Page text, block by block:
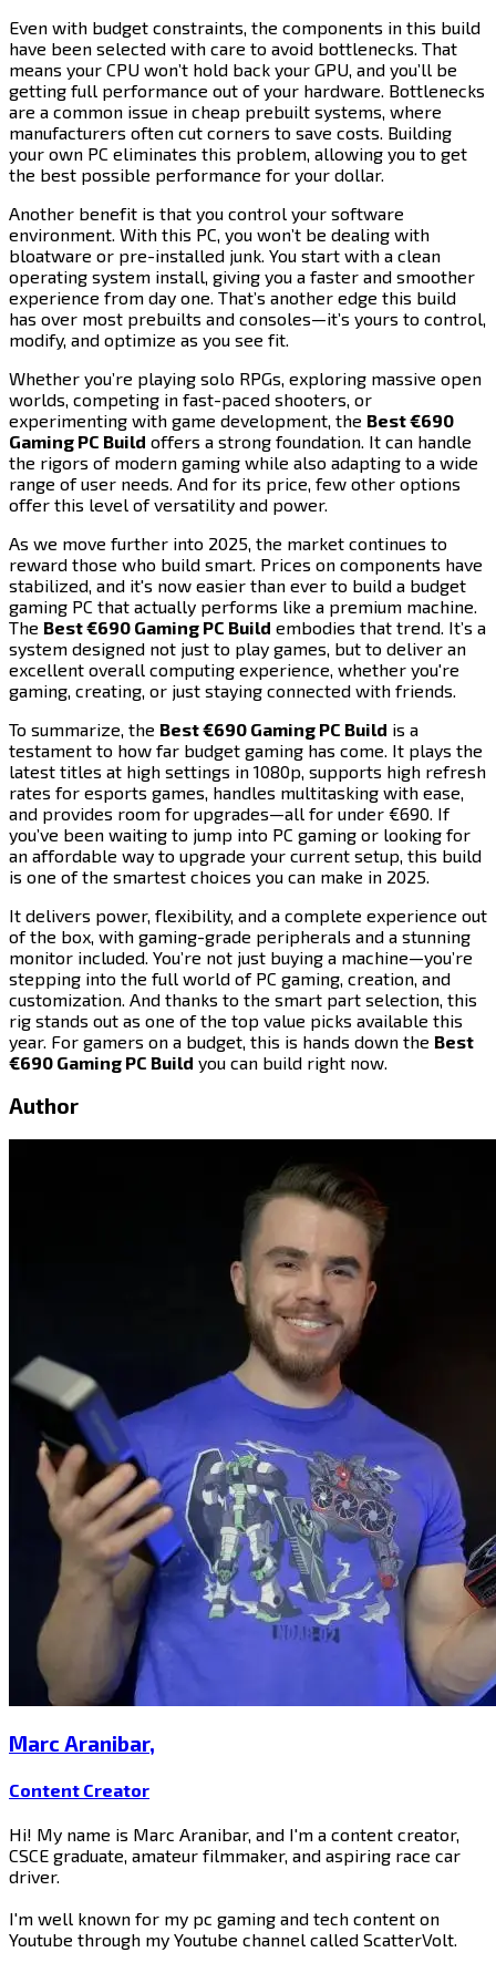
Even with budget constraints, the components in this build
have been selected with care to avoid bottlenecks. That
means your CPU won’t hold back your GPU, and you’ll be
getting full performance out of your hardware. Bottlenecks
are a common issue in cheap prebuilt systems, where
manufacturers often cut corners to save costs. Building
your own PC eliminates this problem, allowing you to get
the best possible performance for your dollar.​​​​‌ ‍ ​‍​‍‌‍ ‌ ​‍‌‍‍‌‌‍‌ ‌‍‍‌‌‍ ‍​‍​‍​ ‍‍​‍​‍‌ ​ ‌‍​‌‌‍ ‍‌‍‍‌‌ ‌​‌ ‍‌​‍ ‍‌‍‍‌‌‍ ​‍​‍​‍ ​​‍​‍‌‍‍​‌ ​‍‌‍‌‌‌‍‌‍​‍​‍​ ‍‍​‍​‍​‍ ‌‍​‌‌‍‌​‌‍ ‌‌‍‍‌‌‍ ‍​‍ ‌‍‍‌‌‍ ‍‌ ‌​‌‍‌‌‌‍ ‍‌ ‌​​‍ ‌‍‌‌‌‍‌​‌‍‍‌‌ ‌​​‍ ‌‍ ‌‌‍ ‌‍‌​‌‍‌‌​ ‌‌ ​​‌ ​‍‌‍‌‌‌ ​ ‌‍‌‌‌‍ ‍‌ ‌​‌‍​‌‌ ‌​‌‍‍‌‌‍ ‌‍ ‍​ ‍ ‌‍‍‌‌‍‌​​ ‌​ ‌​​ ‌ ​ ‌ ‌‍​‌​ ​‌​ ‌‍​ ‌​​ ​ ​‍ ‌​ ‍‌​ ​‍‌‍​‍‌‍‌​​‍ ‌​ ‌​​ ‌‍​ ​​​ ​ ​‍ ‌‌‍​‍​ ‍​​ ​‌​ ‌‍​‍ ‌​ ​‌​ ​‌​ ‌‍‌‍‌​​ ‌‌‌‍‌‍‌‍​ ​ ​‍​ ​ ‌‍‌‍​ ‍​​ ‍‌​ ‍ ‌ ‌​‌ ‍‌‌ ​​‌‍‌‌​ ‌‌‍​‍‌ ‌‌‌‍‍‌‌‍ ​‌‍‌​​ ‍ ‌ ​​‌‍​‌‌ ‌​‌‍‍​​ ‌‌‍‍‌​ ​‌​ ‍​‌‍ ‍‌‌ ‌‍ ​‌‍ ‌‍ ‍‌‍‌ ‌‌ ‌‍‌​‌‍‌‌‌ ​ ‌‍​ ​‍‌‌​ ‌‌‌​​‍‌‌ ‌‍‍ ‌‍‌‌‌ ‍‌​‍‌‌​ ​ ‌​‌​​‍‌‌​ ​ ‌​‌​​‍‌‌​ ​‍​ ​‍‌‍ ‍‌‍ ​​‍‌‌​ ​‍​ ​‍​‍‌‌​ ‌‌‌​‌​​‍ ‍‌ ‌‍‌‍​‌‌‍ ​‌ ‌‌‌‍‌‌​‍‌‌​ ‌‌‌​​‍‌‌ ‌‍‍ ‌‍‌‌‌ ‍‌​‍‌‌​ ​ ‌​‌​​‍‌‌​ ​ ‌​‌​​‍‌‌​ ​‍​ ​‍​ ‍​​ ‌‌‌‍​‌‌‍​ ‌‍‌‍‌‍​‍‌‍​ ​ ‍‌​ ​‌​ ‌‍‌‍​‌‌‍​‌​‍‌‌​ ​‍​ ​‍​‍‌‌​ ‌‌‌​‌​​‍ ‍‌‍​ ‌‍‍​‌‍‍‌‌‍ ​‌‍‌​‌ ​‍‌‍‌‌‌‍ ‍​‍‌‌​ ‌‌‌​​‍‌‌ ‌‍‍ ‌‍‌‌‌ ‍‌​‍‌‌​ ​ ‌​‌​​‍‌‌​ ​ ‌​‌​​‍‌‌​ ​‍​ ​‍‌‍‌‌​ ​​​ ​ ‌‍‌‌​ ​‌​ ‌​​ ​​‌‍​ ​ ‌‍​ ‌‌‌‍‌‍​ ‍‌​‍‌‌​ ​‍​ ​‍​‍‌‌​ ‌‌‌​‌​​‍ ‍‌ ‌​‌‍‌‌‌ ‍​‌ ‌​​ ‌‍​‍‌‍​‌‌ ​ ‌‍‌‌‌‌‌‌‌ ​‍‌‍ ​​ ‌​‍‌‌​ ​‍‌​‌‍‌‍​‌‌‍‌​‌‍ ‌‌‍‍‌‌‍ ‍​‍‌‍‌‍‍‌‌‍‌​​ ‌​ ‌​​ ‌ ​ ‌ ‌‍​‌​ ​‌​ ‌‍​ ‌​​ ​ ​‍ ‌​ ‍‌​ ​‍‌‍​‍‌‍‌​​‍ ‌​ ‌​​ ‌‍​ ​​​ ​ ​‍ ‌‌‍​‍​ ‍​​ ​‌​ ‌‍​‍ ‌​ ​‌​ ​‌​ ‌‍‌‍‌​​ ‌‌‌‍‌‍‌‍​ ​ ​‍​ ​ ‌‍‌‍​ ‍​​ ‍‌​‍‌‍‌ ‌​‌ ‍‌‌ ​​‌‍‌‌​ ‌‌‍​‍‌ ‌‌‌‍‍‌‌‍ ​‌‍‌​​‍‌‍‌ ​​‌‍​‌‌ ‌​‌‍‍​​ ‌‌‍‍‌​ ​‌​ ‍​‌‍ ‍‌‌ ‌‍ ​‌‍ ‌‍ ‍‌‍‌ ‌‌ ‌‍‌​‌‍‌‌‌ ​ ‌‍​ ​‍‌‌​ ‌‌‌​​‍‌‌ ‌‍‍ ‌‍‌‌‌ ‍‌​‍‌‌​ ​ ‌​‌​​‍‌‌​ ​ ‌​‌​​‍‌‌​ ​‍​ ​‍‌‍ ‍‌‍ ​​‍‌‌​ ​‍​ ​‍​‍‌‌​ ‌‌‌​‌​​‍ ‍‌ ‌‍‌‍​‌‌‍ ​‌ ‌‌‌‍‌‌​‍‌‌​ ‌‌‌​​‍‌‌ ‌‍‍ ‌‍‌‌‌ ‍‌​‍‌‌​ ​ ‌​‌​​‍‌‌​ ​ ‌​‌​​‍‌‌​ ​‍​ ​‍​ ‍​​ ‌‌‌‍​‌‌‍​ ‌‍‌‍‌‍​‍‌‍​ ​ ‍‌​ ​‌​ ‌‍‌‍​‌‌‍​‌​‍‌‌​ ​‍​ ​‍​‍‌‌​ ‌‌‌​‌​​‍ ‍‌‍​ ‌‍‍​‌‍‍‌‌‍ ​‌‍‌​‌ ​‍‌‍‌‌‌‍ ‍​‍‌‌​ ‌‌‌​​‍‌‌ ‌‍‍ ‌‍‌‌‌ ‍‌​‍‌‌​ ​ ‌​‌​​‍‌‌​ ​ ‌​‌​​‍‌‌​ ​‍​ ​‍‌‍‌‌​ ​​​ ​ ‌‍‌‌​ ​‌​ ‌​​ ​​‌‍​ ​ ‌‍​ ‌‌‌‍‌‍​ ‍‌​‍‌‌​ ​‍​ ​‍​‍‌‌​ ‌‌‌​‌​​‍ ‍‌ ‌​‌‍‌‌‌ ‍​‌ ‌​​‍‌‍‌ ​​‌‍‌‌‌ ​‍‌ ​ ‌ ​​‌‍‌‌‌‍​ ‌ ‌​‌‍‍‌‌ ‌‍‌‍‌‌​ ‌‌ ​​‌ ‌‌‌‍​‍‌‍ ​‌‍‍‌‌ ​ ‌‍‍​‌‍‌‌‌‍‌​​‍​‍‌ ‌
Another benefit is that you control your software
environment. With this PC, you won’t be dealing with
bloatware or pre-installed junk. You start with a clean
operating system install, giving you a faster and smoother
experience from day one. That’s another edge this build
has over most prebuilts and consoles—it’s yours to control,
modify, and optimize as you see fit.​​​​‌ ‍ ​‍​‍‌‍ ‌ ​‍‌‍‍‌‌‍‌ ‌‍‍‌‌‍ ‍​‍​‍​ ‍‍​‍​‍‌ ​ ‌‍​‌‌‍ ‍‌‍‍‌‌ ‌​‌ ‍‌​‍ ‍‌‍‍‌‌‍ ​‍​‍​‍ ​​‍​‍‌‍‍​‌ ​‍‌‍‌‌‌‍‌‍​‍​‍​ ‍‍​‍​‍​‍ ‌‍​‌‌‍‌​‌‍ ‌‌‍‍‌‌‍ ‍​‍ ‌‍‍‌‌‍ ‍‌ ‌​‌‍‌‌‌‍ ‍‌ ‌​​‍ ‌‍‌‌‌‍‌​‌‍‍‌‌ ‌​​‍ ‌‍ ‌‌‍ ‌‍‌​‌‍‌‌​ ‌‌ ​​‌ ​‍‌‍‌‌‌ ​ ‌‍‌‌‌‍ ‍‌ ‌​‌‍​‌‌ ‌​‌‍‍‌‌‍ ‌‍ ‍​ ‍ ‌‍‍‌‌‍‌​​ ‌​ ‌​​ ‌ ​ ‌ ‌‍​‌​ ​‌​ ‌‍​ ‌​​ ​ ​‍ ‌​ ‍‌​ ​‍‌‍​‍‌‍‌​​‍ ‌​ ‌​​ ‌‍​ ​​​ ​ ​‍ ‌‌‍​‍​ ‍​​ ​‌​ ‌‍​‍ ‌​ ​‌​ ​‌​ ‌‍‌‍‌​​ ‌‌‌‍‌‍‌‍​ ​ ​‍​ ​ ‌‍‌‍​ ‍​​ ‍‌​ ‍ ‌ ‌​‌ ‍‌‌ ​​‌‍‌‌​ ‌‌‍​‍‌ ‌‌‌‍‍‌‌‍ ​‌‍‌​​ ‍ ‌ ​​‌‍​‌‌ ‌​‌‍‍​​ ‌‌‍‍‌​ ​‌​ ‍​‌‍ ‍‌‌ ‌‍ ​‌‍ ‌‍ ‍‌‍‌ ‌‌ ‌‍‌​‌‍‌‌‌ ​ ‌‍​ ​‍‌‌​ ‌‌‌​​‍‌‌ ‌‍‍ ‌‍‌‌‌ ‍‌​‍‌‌​ ​ ‌​‌​​‍‌‌​ ​ ‌​‌​​‍‌‌​ ​‍​ ​‍‌‍ ‍‌‍ ​​‍‌‌​ ​‍​ ​‍​‍‌‌​ ‌‌‌​‌​​‍ ‍‌ ‌‍‌‍​‌‌‍ ​‌ ‌‌‌‍‌‌​‍‌‌​ ‌‌‌​​‍‌‌ ‌‍‍ ‌‍‌‌‌ ‍‌​‍‌‌​ ​ ‌​‌​​‍‌‌​ ​ ‌​‌​​‍‌‌​ ​‍​ ​‍​ ‌‍​ ​​‌‍‌‌​ ​‍​ ‌​‌‍​‍​ ​‌‌‍‌‍​ ‍​​ ‌‍​ ​‌​ ​ ​‍‌‌​ ​‍​ ​‍​‍‌‌​ ‌‌‌​‌​​‍ ‍‌‍​ ‌‍‍​‌‍‍‌‌‍ ​‌‍‌​‌ ​‍‌‍‌‌‌‍ ‍​‍‌‌​ ‌‌‌​​‍‌‌ ‌‍‍ ‌‍‌‌‌ ‍‌​‍‌‌​ ​ ‌​‌​​‍‌‌​ ​ ‌​‌​​‍‌‌​ ​‍​ ​‍​ ‍‌​ ‌‍‌‍‌‌​ ‌‍​ ​‌​ ‍‌​ ​​‌‍​‍​ ‌​‌‍‌‌​ ​ ‌‍‌​​‍‌‌​ ​‍​ ​‍​‍‌‌​ ‌‌‌​‌​​‍ ‍‌ ‌​‌‍‌‌‌ ‍​‌ ‌​​ ‌‍​‍‌‍​‌‌ ​ ‌‍‌‌‌‌‌‌‌ ​‍‌‍ ​​ ‌​‍‌‌​ ​‍‌​‌‍‌‍​‌‌‍‌​‌‍ ‌‌‍‍‌‌‍ ‍​‍‌‍‌‍‍‌‌‍‌​​ ‌​ ‌​​ ‌ ​ ‌ ‌‍​‌​ ​‌​ ‌‍​ ‌​​ ​ ​‍ ‌​ ‍‌​ ​‍‌‍​‍‌‍‌​​‍ ‌​ ‌​​ ‌‍​ ​​​ ​ ​‍ ‌‌‍​‍​ ‍​​ ​‌​ ‌‍​‍ ‌​ ​‌​ ​‌​ ‌‍‌‍‌​​ ‌‌‌‍‌‍‌‍​ ​ ​‍​ ​ ‌‍‌‍​ ‍​​ ‍‌​‍‌‍‌ ‌​‌ ‍‌‌ ​​‌‍‌‌​ ‌‌‍​‍‌ ‌‌‌‍‍‌‌‍ ​‌‍‌​​‍‌‍‌ ​​‌‍​‌‌ ‌​‌‍‍​​ ‌‌‍‍‌​ ​‌​ ‍​‌‍ ‍‌‌ ‌‍ ​‌‍ ‌‍ ‍‌‍‌ ‌‌ ‌‍‌​‌‍‌‌‌ ​ ‌‍​ ​‍‌‌​ ‌‌‌​​‍‌‌ ‌‍‍ ‌‍‌‌‌ ‍‌​‍‌‌​ ​ ‌​‌​​‍‌‌​ ​ ‌​‌​​‍‌‌​ ​‍​ ​‍‌‍ ‍‌‍ ​​‍‌‌​ ​‍​ ​‍​‍‌‌​ ‌‌‌​‌​​‍ ‍‌ ‌‍‌‍​‌‌‍ ​‌ ‌‌‌‍‌‌​‍‌‌​ ‌‌‌​​‍‌‌ ‌‍‍ ‌‍‌‌‌ ‍‌​‍‌‌​ ​ ‌​‌​​‍‌‌​ ​ ‌​‌​​‍‌‌​ ​‍​ ​‍​ ‌‍​ ​​‌‍‌‌​ ​‍​ ‌​‌‍​‍​ ​‌‌‍‌‍​ ‍​​ ‌‍​ ​‌​ ​ ​‍‌‌​ ​‍​ ​‍​‍‌‌​ ‌‌‌​‌​​‍ ‍‌‍​ ‌‍‍​‌‍‍‌‌‍ ​‌‍‌​‌ ​‍‌‍‌‌‌‍ ‍​‍‌‌​ ‌‌‌​​‍‌‌ ‌‍‍ ‌‍‌‌‌ ‍‌​‍‌‌​ ​ ‌​‌​​‍‌‌​ ​ ‌​‌​​‍‌‌​ ​‍​ ​‍​ ‍‌​ ‌‍‌‍‌‌​ ‌‍​ ​‌​ ‍‌​ ​​‌‍​‍​ ‌​‌‍‌‌​ ​ ‌‍‌​​‍‌‌​ ​‍​ ​‍​‍‌‌​ ‌‌‌​‌​​‍ ‍‌ ‌​‌‍‌‌‌ ‍​‌ ‌​​‍‌‍‌ ​​‌‍‌‌‌ ​‍‌ ​ ‌ ​​‌‍‌‌‌‍​ ‌ ‌​‌‍‍‌‌ ‌‍‌‍‌‌​ ‌‌ ​​‌ ‌‌‌‍​‍‌‍ ​‌‍‍‌‌ ​ ‌‍‍​‌‍‌‌‌‍‌​​‍​‍‌ ‌
Whether you’re playing solo RPGs, exploring massive open
worlds, competing in fast-paced shooters, or
experimenting with game development, the ​​​​‌ ‍ ​‍​‍‌‍ ‌ ​‍‌‍‍‌‌‍‌ ‌‍‍‌‌‍ ‍​‍​‍​ ‍‍​‍​‍‌ ​ ‌‍​‌‌‍ ‍‌‍‍‌‌ ‌​‌ ‍‌​‍ ‍‌‍‍‌‌‍ ​‍​‍​‍ ​​‍​‍‌‍‍​‌ ​‍‌‍‌‌‌‍‌‍​‍​‍​ ‍‍​‍​‍​‍ ‌‍​‌‌‍‌​‌‍ ‌‌‍‍‌‌‍ ‍​‍ ‌‍‍‌‌‍ ‍‌ ‌​‌‍‌‌‌‍ ‍‌ ‌​​‍ ‌‍‌‌‌‍‌​‌‍‍‌‌ ‌​​‍ ‌‍ ‌‌‍ ‌‍‌​‌‍‌‌​ ‌‌ ​​‌ ​‍‌‍‌‌‌ ​ ‌‍‌‌‌‍ ‍‌ ‌​‌‍​‌‌ ‌​‌‍‍‌‌‍ ‌‍ ‍​ ‍ ‌‍‍‌‌‍‌​​ ‌​ ‌​​ ‌ ​ ‌ ‌‍​‌​ ​‌​ ‌‍​ ‌​​ ​ ​‍ ‌​ ‍‌​ ​‍‌‍​‍‌‍‌​​‍ ‌​ ‌​​ ‌‍​ ​​​ ​ ​‍ ‌‌‍​‍​ ‍​​ ​‌​ ‌‍​‍ ‌​ ​‌​ ​‌​ ‌‍‌‍‌​​ ‌‌‌‍‌‍‌‍​ ​ ​‍​ ​ ‌‍‌‍​ ‍​​ ‍‌​ ‍ ‌ ‌​‌ ‍‌‌ ​​‌‍‌‌​ ‌‌‍​‍‌ ‌‌‌‍‍‌‌‍ ​‌‍‌​​ ‍ ‌ ​​‌‍​‌‌ ‌​‌‍‍​​ ‌‌‍‍‌​ ​‌​ ‍​‌‍ ‍‌‌ ‌‍ ​‌‍ ‌‍ ‍‌‍‌ ‌‌ ‌‍‌​‌‍‌‌‌ ​ ‌‍​ ​‍‌‌​ ‌‌‌​​‍‌‌ ‌‍‍ ‌‍‌‌‌ ‍‌​‍‌‌​ ​ ‌​‌​​‍‌‌​ ​ ‌​‌​​‍‌‌​ ​‍​ ​‍‌‍ ‍‌‍ ​​‍‌‌​ ​‍​ ​‍​‍‌‌​ ‌‌‌​‌​​‍ ‍‌ ‌‍‌‍​‌‌‍ ​‌ ‌‌‌‍‌‌​‍‌‌​ ‌‌‌​​‍‌‌ ‌‍‍ ‌‍‌‌‌ ‍‌​‍‌‌​ ​ ‌​‌​​‍‌‌​ ​ ‌​‌​​‍‌‌​ ​‍​ ​‍​ ‌‌‌‍‌‌​ ‌ ​ ‌‌‌‍‌‌‌‍‌‍​ ‌‍​ ​‍‌‍​‍​ ‌​‌‍‌‌​ ‌‍​‍‌‌​ ​‍​ ​‍​‍‌‌​ ‌‌‌​‌​​‍ ‍‌‍​ ‌‍‍​‌‍‍‌‌‍ ​‌‍‌​‌ ​‍‌‍‌‌‌‍ ‍​‍‌‌​ ‌‌‌​​‍‌‌ ‌‍‍ ‌‍‌‌‌ ‍‌​‍‌‌​ ​ ‌​‌​​‍‌‌​ ​ ‌​‌​​‍‌‌​ ​‍​ ​‍‌‍​‍‌‍​‍​ ‍‌​ ​​‌‍‌​​ ​‍‌‍‌​‌‍‌‍​ ‍​‌‍‌​​ ​‌‌‍​ ​‍‌‌​ ​‍​ ​‍​‍‌‌​ ‌‌‌​‌​​‍ ‍‌ ‌​‌‍‌‌‌ ‍​‌ ‌​​ ‌‍​‍‌‍​‌‌ ​ ‌‍‌‌‌‌‌‌‌ ​‍‌‍ ​​ ‌​‍‌‌​ ​‍‌​‌‍‌‍​‌‌‍‌​‌‍ ‌‌‍‍‌‌‍ ‍​‍‌‍‌‍‍‌‌‍‌​​ ‌​ ‌​​ ‌ ​ ‌ ‌‍​‌​ ​‌​ ‌‍​ ‌​​ ​ ​‍ ‌​ ‍‌​ ​‍‌‍​‍‌‍‌​​‍ ‌​ ‌​​ ‌‍​ ​​​ ​ ​‍ ‌‌‍​‍​ ‍​​ ​‌​ ‌‍​‍ ‌​ ​‌​ ​‌​ ‌‍‌‍‌​​ ‌‌‌‍‌‍‌‍​ ​ ​‍​ ​ ‌‍‌‍​ ‍​​ ‍‌​‍‌‍‌ ‌​‌ ‍‌‌ ​​‌‍‌‌​ ‌‌‍​‍‌ ‌‌‌‍‍‌‌‍ ​‌‍‌​​‍‌‍‌ ​​‌‍​‌‌ ‌​‌‍‍​​ ‌‌‍‍‌​ ​‌​ ‍​‌‍ ‍‌‌ ‌‍ ​‌‍ ‌‍ ‍‌‍‌ ‌‌ ‌‍‌​‌‍‌‌‌ ​ ‌‍​ ​‍‌‌​ ‌‌‌​​‍‌‌ ‌‍‍ ‌‍‌‌‌ ‍‌​‍‌‌​ ​ ‌​‌​​‍‌‌​ ​ ‌​‌​​‍‌‌​ ​‍​ ​‍‌‍ ‍‌‍ ​​‍‌‌​ ​‍​ ​‍​‍‌‌​ ‌‌‌​‌​​‍ ‍‌ ‌‍‌‍​‌‌‍ ​‌ ‌‌‌‍‌‌​‍‌‌​ ‌‌‌​​‍‌‌ ‌‍‍ ‌‍‌‌‌ ‍‌​‍‌‌​ ​ ‌​‌​​‍‌‌​ ​ ‌​‌​​‍‌‌​ ​‍​ ​‍​ ‌‌‌‍‌‌​ ‌ ​ ‌‌‌‍‌‌‌‍‌‍​ ‌‍​ ​‍‌‍​‍​ ‌​‌‍‌‌​ ‌‍​‍‌‌​ ​‍​ ​‍​‍‌‌​ ‌‌‌​‌​​‍ ‍‌‍​ ‌‍‍​‌‍‍‌‌‍ ​‌‍‌​‌ ​‍‌‍‌‌‌‍ ‍​‍‌‌​ ‌‌‌​​‍‌‌ ‌‍‍ ‌‍‌‌‌ ‍‌​‍‌‌​ ​ ‌​‌​​‍‌‌​ ​ ‌​‌​​‍‌‌​ ​‍​ ​‍‌‍​‍‌‍​‍​ ‍‌​ ​​‌‍‌​​ ​‍‌‍‌​‌‍‌‍​ ‍​‌‍‌​​ ​‌‌‍​ ​‍‌‌​ ​‍​ ​‍​‍‌‌​ ‌‌‌​‌​​‍ ‍‌ ‌​‌‍‌‌‌ ‍​‌ ‌​​‍‌‍‌ ​​‌‍‌‌‌ ​‍‌ ​ ‌ ​​‌‍‌‌‌‍​ ‌ ‌​‌‍‍‌‌ ‌‍‌‍‌‌​ ‌‌ ​​‌ ‌‌‌‍​‍‌‍ ​‌‍‍‌‌ ​ ‌‍‍​‌‍‌‌‌‍‌​​‍​‍‌ ‌ Best €690
Gaming PC Build​​​​‌ ‍ ​‍​‍‌‍ ‌ ​‍‌‍‍‌‌‍‌ ‌‍‍‌‌‍ ‍​‍​‍​ ‍‍​‍​‍‌ ​ ‌‍​‌‌‍ ‍‌‍‍‌‌ ‌​‌ ‍‌​‍ ‍‌‍‍‌‌‍ ​‍​‍​‍ ​​‍​‍‌‍‍​‌ ​‍‌‍‌‌‌‍‌‍​‍​‍​ ‍‍​‍​‍​‍ ‌‍​‌‌‍‌​‌‍ ‌‌‍‍‌‌‍ ‍​‍ ‌‍‍‌‌‍ ‍‌ ‌​‌‍‌‌‌‍ ‍‌ ‌​​‍ ‌‍‌‌‌‍‌​‌‍‍‌‌ ‌​​‍ ‌‍ ‌‌‍ ‌‍‌​‌‍‌‌​ ‌‌ ​​‌ ​‍‌‍‌‌‌ ​ ‌‍‌‌‌‍ ‍‌ ‌​‌‍​‌‌ ‌​‌‍‍‌‌‍ ‌‍ ‍​ ‍ ‌‍‍‌‌‍‌​​ ‌​ ‌​​ ‌ ​ ‌ ‌‍​‌​ ​‌​ ‌‍​ ‌​​ ​ ​‍ ‌​ ‍‌​ ​‍‌‍​‍‌‍‌​​‍ ‌​ ‌​​ ‌‍​ ​​​ ​ ​‍ ‌‌‍​‍​ ‍​​ ​‌​ ‌‍​‍ ‌​ ​‌​ ​‌​ ‌‍‌‍‌​​ ‌‌‌‍‌‍‌‍​ ​ ​‍​ ​ ‌‍‌‍​ ‍​​ ‍‌​ ‍ ‌ ‌​‌ ‍‌‌ ​​‌‍‌‌​ ‌‌‍​‍‌ ‌‌‌‍‍‌‌‍ ​‌‍‌​​ ‍ ‌ ​​‌‍​‌‌ ‌​‌‍‍​​ ‌‌‍‍‌​ ​‌​ ‍​‌‍ ‍‌‌ ‌‍ ​‌‍ ‌‍ ‍‌‍‌ ‌‌ ‌‍‌​‌‍‌‌‌ ​ ‌‍​ ​‍‌‌​ ‌‌‌​​‍‌‌ ‌‍‍ ‌‍‌‌‌ ‍‌​‍‌‌​ ​ ‌​‌​​‍‌‌​ ​ ‌​‌​​‍‌‌​ ​‍​ ​‍‌‍ ‍‌‍ ​​‍‌‌​ ​‍​ ​‍​‍‌‌​ ‌‌‌​‌​​‍ ‍‌ ‌‍‌‍​‌‌‍ ​‌ ‌‌‌‍‌‌​‍‌‌​ ‌‌‌​​‍‌‌ ‌‍‍ ‌‍‌‌‌ ‍‌​‍‌‌​ ​ ‌​‌​​‍‌‌​ ​ ‌​‌​​‍‌‌​ ​‍​ ​‍​ ‌‌‌‍‌‌​ ‌ ​ ‌‌‌‍‌‌‌‍‌‍​ ‌‍​ ​‍‌‍​‍​ ‌​‌‍‌‌​ ‌‍​‍‌‌​ ​‍​ ​‍​‍‌‌​ ‌‌‌​‌​​‍ ‍‌‍​ ‌‍‍​‌‍‍‌‌‍ ​‌‍‌​‌ ​‍‌‍‌‌‌‍ ‍​‍‌‌​ ‌‌‌​​‍‌‌ ‌‍‍ ‌‍‌‌‌ ‍‌​‍‌‌​ ​ ‌​‌​​‍‌‌​ ​ ‌​‌​​‍‌‌​ ​‍​ ​‍‌‍‌​​ ‌‌‌‍​‍​ ‌‍​ ‌ ‌‍‌‍‌‍‌‌‌‍‌​​ ​​​ ‌​​ ‌​​ ​​​‍‌‌​ ​‍​ ​‍​‍‌‌​ ‌‌‌​‌​​‍ ‍‌ ‌​‌‍‌‌‌ ‍​‌ ‌​​ ‌‍​‍‌‍​‌‌ ​ ‌‍‌‌‌‌‌‌‌ ​‍‌‍ ​​ ‌​‍‌‌​ ​‍‌​‌‍‌‍​‌‌‍‌​‌‍ ‌‌‍‍‌‌‍ ‍​‍‌‍‌‍‍‌‌‍‌​​ ‌​ ‌​​ ‌ ​ ‌ ‌‍​‌​ ​‌​ ‌‍​ ‌​​ ​ ​‍ ‌​ ‍‌​ ​‍‌‍​‍‌‍‌​​‍ ‌​ ‌​​ ‌‍​ ​​​ ​ ​‍ ‌‌‍​‍​ ‍​​ ​‌​ ‌‍​‍ ‌​ ​‌​ ​‌​ ‌‍‌‍‌​​ ‌‌‌‍‌‍‌‍​ ​ ​‍​ ​ ‌‍‌‍​ ‍​​ ‍‌​‍‌‍‌ ‌​‌ ‍‌‌ ​​‌‍‌‌​ ‌‌‍​‍‌ ‌‌‌‍‍‌‌‍ ​‌‍‌​​‍‌‍‌ ​​‌‍​‌‌ ‌​‌‍‍​​ ‌‌‍‍‌​ ​‌​ ‍​‌‍ ‍‌‌ ‌‍ ​‌‍ ‌‍ ‍‌‍‌ ‌‌ ‌‍‌​‌‍‌‌‌ ​ ‌‍​ ​‍‌‌​ ‌‌‌​​‍‌‌ ‌‍‍ ‌‍‌‌‌ ‍‌​‍‌‌​ ​ ‌​‌​​‍‌‌​ ​ ‌​‌​​‍‌‌​ ​‍​ ​‍‌‍ ‍‌‍ ​​‍‌‌​ ​‍​ ​‍​‍‌‌​ ‌‌‌​‌​​‍ ‍‌ ‌‍‌‍​‌‌‍ ​‌ ‌‌‌‍‌‌​‍‌‌​ ‌‌‌​​‍‌‌ ‌‍‍ ‌‍‌‌‌ ‍‌​‍‌‌​ ​ ‌​‌​​‍‌‌​ ​ ‌​‌​​‍‌‌​ ​‍​ ​‍​ ‌‌‌‍‌‌​ ‌ ​ ‌‌‌‍‌‌‌‍‌‍​ ‌‍​ ​‍‌‍​‍​ ‌​‌‍‌‌​ ‌‍​‍‌‌​ ​‍​ ​‍​‍‌‌​ ‌‌‌​‌​​‍ ‍‌‍​ ‌‍‍​‌‍‍‌‌‍ ​‌‍‌​‌ ​‍‌‍‌‌‌‍ ‍​‍‌‌​ ‌‌‌​​‍‌‌ ‌‍‍ ‌‍‌‌‌ ‍‌​‍‌‌​ ​ ‌​‌​​‍‌‌​ ​ ‌​‌​​‍‌‌​ ​‍​ ​‍‌‍‌​​ ‌‌‌‍​‍​ ‌‍​ ‌ ‌‍‌‍‌‍‌‌‌‍‌​​ ​​​ ‌​​ ‌​​ ​​​‍‌‌​ ​‍​ ​‍​‍‌‌​ ‌‌‌​‌​​‍ ‍‌ ‌​‌‍‌‌‌ ‍​‌ ‌​​‍‌‍‌ ​​‌‍‌‌‌ ​‍‌ ​ ‌ ​​‌‍‌‌‌‍​ ‌ ‌​‌‍‍‌‌ ‌‍‌‍‌‌​ ‌‌ ​​‌ ‌‌‌‍​‍‌‍ ​‌‍‍‌‌ ​ ‌‍‍​‌‍‌‌‌‍‌​​‍​‍‌ ‌ offers a strong foundation. It can handle
the rigors of modern gaming while also adapting to a wide
range of user needs. And for its price, few other options
offer this level of versatility and power.​​​​‌ ‍ ​‍​‍‌‍ ‌ ​‍‌‍‍‌‌‍‌ ‌‍‍‌‌‍ ‍​‍​‍​ ‍‍​‍​‍‌ ​ ‌‍​‌‌‍ ‍‌‍‍‌‌ ‌​‌ ‍‌​‍ ‍‌‍‍‌‌‍ ​‍​‍​‍ ​​‍​‍‌‍‍​‌ ​‍‌‍‌‌‌‍‌‍​‍​‍​ ‍‍​‍​‍​‍ ‌‍​‌‌‍‌​‌‍ ‌‌‍‍‌‌‍ ‍​‍ ‌‍‍‌‌‍ ‍‌ ‌​‌‍‌‌‌‍ ‍‌ ‌​​‍ ‌‍‌‌‌‍‌​‌‍‍‌‌ ‌​​‍ ‌‍ ‌‌‍ ‌‍‌​‌‍‌‌​ ‌‌ ​​‌ ​‍‌‍‌‌‌ ​ ‌‍‌‌‌‍ ‍‌ ‌​‌‍​‌‌ ‌​‌‍‍‌‌‍ ‌‍ ‍​ ‍ ‌‍‍‌‌‍‌​​ ‌​ ‌​​ ‌ ​ ‌ ‌‍​‌​ ​‌​ ‌‍​ ‌​​ ​ ​‍ ‌​ ‍‌​ ​‍‌‍​‍‌‍‌​​‍ ‌​ ‌​​ ‌‍​ ​​​ ​ ​‍ ‌‌‍​‍​ ‍​​ ​‌​ ‌‍​‍ ‌​ ​‌​ ​‌​ ‌‍‌‍‌​​ ‌‌‌‍‌‍‌‍​ ​ ​‍​ ​ ‌‍‌‍​ ‍​​ ‍‌​ ‍ ‌ ‌​‌ ‍‌‌ ​​‌‍‌‌​ ‌‌‍​‍‌ ‌‌‌‍‍‌‌‍ ​‌‍‌​​ ‍ ‌ ​​‌‍​‌‌ ‌​‌‍‍​​ ‌‌‍‍‌​ ​‌​ ‍​‌‍ ‍‌‌ ‌‍ ​‌‍ ‌‍ ‍‌‍‌ ‌‌ ‌‍‌​‌‍‌‌‌ ​ ‌‍​ ​‍‌‌​ ‌‌‌​​‍‌‌ ‌‍‍ ‌‍‌‌‌ ‍‌​‍‌‌​ ​ ‌​‌​​‍‌‌​ ​ ‌​‌​​‍‌‌​ ​‍​ ​‍‌‍ ‍‌‍ ​​‍‌‌​ ​‍​ ​‍​‍‌‌​ ‌‌‌​‌​​‍ ‍‌ ‌‍‌‍​‌‌‍ ​‌ ‌‌‌‍‌‌​‍‌‌​ ‌‌‌​​‍‌‌ ‌‍‍ ‌‍‌‌‌ ‍‌​‍‌‌​ ​ ‌​‌​​‍‌‌​ ​ ‌​‌​​‍‌‌​ ​‍​ ​‍​ ‌‌‌‍‌‌​ ‌ ​ ‌‌‌‍‌‌‌‍‌‍​ ‌‍​ ​‍‌‍​‍​ ‌​‌‍‌‌​ ‌‍​‍‌‌​ ​‍​ ​‍​‍‌‌​ ‌‌‌​‌​​‍ ‍‌‍​ ‌‍‍​‌‍‍‌‌‍ ​‌‍‌​‌ ​‍‌‍‌‌‌‍ ‍​‍‌‌​ ‌‌‌​​‍‌‌ ‌‍‍ ‌‍‌‌‌ ‍‌​‍‌‌​ ​ ‌​‌​​‍‌‌​ ​ ‌​‌​​‍‌‌​ ​‍​ ​‍‌‍‌‍​ ​​​ ​​​ ​‌​ ‍​​ ‌‍‌‍​‍​ ​‍​ ‌​​ ‌​‌‍​ ​ ‌‌​‍‌‌​ ​‍​ ​‍​‍‌‌​ ‌‌‌​‌​​‍ ‍‌ ‌​‌‍‌‌‌ ‍​‌ ‌​​ ‌‍​‍‌‍​‌‌ ​ ‌‍‌‌‌‌‌‌‌ ​‍‌‍ ​​ ‌​‍‌‌​ ​‍‌​‌‍‌‍​‌‌‍‌​‌‍ ‌‌‍‍‌‌‍ ‍​‍‌‍‌‍‍‌‌‍‌​​ ‌​ ‌​​ ‌ ​ ‌ ‌‍​‌​ ​‌​ ‌‍​ ‌​​ ​ ​‍ ‌​ ‍‌​ ​‍‌‍​‍‌‍‌​​‍ ‌​ ‌​​ ‌‍​ ​​​ ​ ​‍ ‌‌‍​‍​ ‍​​ ​‌​ ‌‍​‍ ‌​ ​‌​ ​‌​ ‌‍‌‍‌​​ ‌‌‌‍‌‍‌‍​ ​ ​‍​ ​ ‌‍‌‍​ ‍​​ ‍‌​‍‌‍‌ ‌​‌ ‍‌‌ ​​‌‍‌‌​ ‌‌‍​‍‌ ‌‌‌‍‍‌‌‍ ​‌‍‌​​‍‌‍‌ ​​‌‍​‌‌ ‌​‌‍‍​​ ‌‌‍‍‌​ ​‌​ ‍​‌‍ ‍‌‌ ‌‍ ​‌‍ ‌‍ ‍‌‍‌ ‌‌ ‌‍‌​‌‍‌‌‌ ​ ‌‍​ ​‍‌‌​ ‌‌‌​​‍‌‌ ‌‍‍ ‌‍‌‌‌ ‍‌​‍‌‌​ ​ ‌​‌​​‍‌‌​ ​ ‌​‌​​‍‌‌​ ​‍​ ​‍‌‍ ‍‌‍ ​​‍‌‌​ ​‍​ ​‍​‍‌‌​ ‌‌‌​‌​​‍ ‍‌ ‌‍‌‍​‌‌‍ ​‌ ‌‌‌‍‌‌​‍‌‌​ ‌‌‌​​‍‌‌ ‌‍‍ ‌‍‌‌‌ ‍‌​‍‌‌​ ​ ‌​‌​​‍‌‌​ ​ ‌​‌​​‍‌‌​ ​‍​ ​‍​ ‌‌‌‍‌‌​ ‌ ​ ‌‌‌‍‌‌‌‍‌‍​ ‌‍​ ​‍‌‍​‍​ ‌​‌‍‌‌​ ‌‍​‍‌‌​ ​‍​ ​‍​‍‌‌​ ‌‌‌​‌​​‍ ‍‌‍​ ‌‍‍​‌‍‍‌‌‍ ​‌‍‌​‌ ​‍‌‍‌‌‌‍ ‍​‍‌‌​ ‌‌‌​​‍‌‌ ‌‍‍ ‌‍‌‌‌ ‍‌​‍‌‌​ ​ ‌​‌​​‍‌‌​ ​ ‌​‌​​‍‌‌​ ​‍​ ​‍‌‍‌‍​ ​​​ ​​​ ​‌​ ‍​​ ‌‍‌‍​‍​ ​‍​ ‌​​ ‌​‌‍​ ​ ‌‌​‍‌‌​ ​‍​ ​‍​‍‌‌​ ‌‌‌​‌​​‍ ‍‌ ‌​‌‍‌‌‌ ‍​‌ ‌​​‍‌‍‌ ​​‌‍‌‌‌ ​‍‌ ​ ‌ ​​‌‍‌‌‌‍​ ‌ ‌​‌‍‍‌‌ ‌‍‌‍‌‌​ ‌‌ ​​‌ ‌‌‌‍​‍‌‍ ​‌‍‍‌‌ ​ ‌‍‍​‌‍‌‌‌‍‌​​‍​‍‌ ‌
As we move further into 2025, the market continues to
reward those who build smart. Prices on components have
stabilized, and it's now easier than ever to build a budget
gaming PC that actually performs like a premium machine.
The ​​​​‌ ‍ ​‍​‍‌‍ ‌ ​‍‌‍‍‌‌‍‌ ‌‍‍‌‌‍ ‍​‍​‍​ ‍‍​‍​‍‌ ​ ‌‍​‌‌‍ ‍‌‍‍‌‌ ‌​‌ ‍‌​‍ ‍‌‍‍‌‌‍ ​‍​‍​‍ ​​‍​‍‌‍‍​‌ ​‍‌‍‌‌‌‍‌‍​‍​‍​ ‍‍​‍​‍​‍ ‌‍​‌‌‍‌​‌‍ ‌‌‍‍‌‌‍ ‍​‍ ‌‍‍‌‌‍ ‍‌ ‌​‌‍‌‌‌‍ ‍‌ ‌​​‍ ‌‍‌‌‌‍‌​‌‍‍‌‌ ‌​​‍ ‌‍ ‌‌‍ ‌‍‌​‌‍‌‌​ ‌‌ ​​‌ ​‍‌‍‌‌‌ ​ ‌‍‌‌‌‍ ‍‌ ‌​‌‍​‌‌ ‌​‌‍‍‌‌‍ ‌‍ ‍​ ‍ ‌‍‍‌‌‍‌​​ ‌​ ‌​​ ‌ ​ ‌ ‌‍​‌​ ​‌​ ‌‍​ ‌​​ ​ ​‍ ‌​ ‍‌​ ​‍‌‍​‍‌‍‌​​‍ ‌​ ‌​​ ‌‍​ ​​​ ​ ​‍ ‌‌‍​‍​ ‍​​ ​‌​ ‌‍​‍ ‌​ ​‌​ ​‌​ ‌‍‌‍‌​​ ‌‌‌‍‌‍‌‍​ ​ ​‍​ ​ ‌‍‌‍​ ‍​​ ‍‌​ ‍ ‌ ‌​‌ ‍‌‌ ​​‌‍‌‌​ ‌‌‍​‍‌ ‌‌‌‍‍‌‌‍ ​‌‍‌​​ ‍ ‌ ​​‌‍​‌‌ ‌​‌‍‍​​ ‌‌‍‍‌​ ​‌​ ‍​‌‍ ‍‌‌ ‌‍ ​‌‍ ‌‍ ‍‌‍‌ ‌‌ ‌‍‌​‌‍‌‌‌ ​ ‌‍​ ​‍‌‌​ ‌‌‌​​‍‌‌ ‌‍‍ ‌‍‌‌‌ ‍‌​‍‌‌​ ​ ‌​‌​​‍‌‌​ ​ ‌​‌​​‍‌‌​ ​‍​ ​‍‌‍ ‍‌‍ ​​‍‌‌​ ​‍​ ​‍​‍‌‌​ ‌‌‌​‌​​‍ ‍‌ ‌‍‌‍​‌‌‍ ​‌ ‌‌‌‍‌‌​‍‌‌​ ‌‌‌​​‍‌‌ ‌‍‍ ‌‍‌‌‌ ‍‌​‍‌‌​ ​ ‌​‌​​‍‌‌​ ​ ‌​‌​​‍‌‌​ ​‍​ ​‍‌‍​‌​ ‍‌‌‍​‍‌‍‌‌‌‍​‌​ ​​‌‍​‌‌‍​ ​ ​​​ ‌‍‌‍​‌‌‍‌​​‍‌‌​ ​‍​ ​‍​‍‌‌​ ‌‌‌​‌​​‍ ‍‌‍​ ‌‍‍​‌‍‍‌‌‍ ​‌‍‌​‌ ​‍‌‍‌‌‌‍ ‍​‍‌‌​ ‌‌‌​​‍‌‌ ‌‍‍ ‌‍‌‌‌ ‍‌​‍‌‌​ ​ ‌​‌​​‍‌‌​ ​ ‌​‌​​‍‌‌​ ​‍​ ​‍‌‍‌‌​ ‌‌‌‍‌‌​ ‍​​ ‌‌​ ‍‌​ ​ ​ ‍​‌‍‌‍​ ‌​‌‍‌‌‌‍​‍​‍‌‌​ ​‍​ ​‍​‍‌‌​ ‌‌‌​‌​​‍ ‍‌ ‌​‌‍‌‌‌ ‍​‌ ‌​​ ‌‍​‍‌‍​‌‌ ​ ‌‍‌‌‌‌‌‌‌ ​‍‌‍ ​​ ‌​‍‌‌​ ​‍‌​‌‍‌‍​‌‌‍‌​‌‍ ‌‌‍‍‌‌‍ ‍​‍‌‍‌‍‍‌‌‍‌​​ ‌​ ‌​​ ‌ ​ ‌ ‌‍​‌​ ​‌​ ‌‍​ ‌​​ ​ ​‍ ‌​ ‍‌​ ​‍‌‍​‍‌‍‌​​‍ ‌​ ‌​​ ‌‍​ ​​​ ​ ​‍ ‌‌‍​‍​ ‍​​ ​‌​ ‌‍​‍ ‌​ ​‌​ ​‌​ ‌‍‌‍‌​​ ‌‌‌‍‌‍‌‍​ ​ ​‍​ ​ ‌‍‌‍​ ‍​​ ‍‌​‍‌‍‌ ‌​‌ ‍‌‌ ​​‌‍‌‌​ ‌‌‍​‍‌ ‌‌‌‍‍‌‌‍ ​‌‍‌​​‍‌‍‌ ​​‌‍​‌‌ ‌​‌‍‍​​ ‌‌‍‍‌​ ​‌​ ‍​‌‍ ‍‌‌ ‌‍ ​‌‍ ‌‍ ‍‌‍‌ ‌‌ ‌‍‌​‌‍‌‌‌ ​ ‌‍​ ​‍‌‌​ ‌‌‌​​‍‌‌ ‌‍‍ ‌‍‌‌‌ ‍‌​‍‌‌​ ​ ‌​‌​​‍‌‌​ ​ ‌​‌​​‍‌‌​ ​‍​ ​‍‌‍ ‍‌‍ ​​‍‌‌​ ​‍​ ​‍​‍‌‌​ ‌‌‌​‌​​‍ ‍‌ ‌‍‌‍​‌‌‍ ​‌ ‌‌‌‍‌‌​‍‌‌​ ‌‌‌​​‍‌‌ ‌‍‍ ‌‍‌‌‌ ‍‌​‍‌‌​ ​ ‌​‌​​‍‌‌​ ​ ‌​‌​​‍‌‌​ ​‍​ ​‍‌‍​‌​ ‍‌‌‍​‍‌‍‌‌‌‍​‌​ ​​‌‍​‌‌‍​ ​ ​​​ ‌‍‌‍​‌‌‍‌​​‍‌‌​ ​‍​ ​‍​‍‌‌​ ‌‌‌​‌​​‍ ‍‌‍​ ‌‍‍​‌‍‍‌‌‍ ​‌‍‌​‌ ​‍‌‍‌‌‌‍ ‍​‍‌‌​ ‌‌‌​​‍‌‌ ‌‍‍ ‌‍‌‌‌ ‍‌​‍‌‌​ ​ ‌​‌​​‍‌‌​ ​ ‌​‌​​‍‌‌​ ​‍​ ​‍‌‍‌‌​ ‌‌‌‍‌‌​ ‍​​ ‌‌​ ‍‌​ ​ ​ ‍​‌‍‌‍​ ‌​‌‍‌‌‌‍​‍​‍‌‌​ ​‍​ ​‍​‍‌‌​ ‌‌‌​‌​​‍ ‍‌ ‌​‌‍‌‌‌ ‍​‌ ‌​​‍‌‍‌ ​​‌‍‌‌‌ ​‍‌ ​ ‌ ​​‌‍‌‌‌‍​ ‌ ‌​‌‍‍‌‌ ‌‍‌‍‌‌​ ‌‌ ​​‌ ‌‌‌‍​‍‌‍ ​‌‍‍‌‌ ​ ‌‍‍​‌‍‌‌‌‍‌​​‍​‍‌ ‌ Best €690 Gaming PC Build​​​​‌ ‍ ​‍​‍‌‍ ‌ ​‍‌‍‍‌‌‍‌ ‌‍‍‌‌‍ ‍​‍​‍​ ‍‍​‍​‍‌ ​ ‌‍​‌‌‍ ‍‌‍‍‌‌ ‌​‌ ‍‌​‍ ‍‌‍‍‌‌‍ ​‍​‍​‍ ​​‍​‍‌‍‍​‌ ​‍‌‍‌‌‌‍‌‍​‍​‍​ ‍‍​‍​‍​‍ ‌‍​‌‌‍‌​‌‍ ‌‌‍‍‌‌‍ ‍​‍ ‌‍‍‌‌‍ ‍‌ ‌​‌‍‌‌‌‍ ‍‌ ‌​​‍ ‌‍‌‌‌‍‌​‌‍‍‌‌ ‌​​‍ ‌‍ ‌‌‍ ‌‍‌​‌‍‌‌​ ‌‌ ​​‌ ​‍‌‍‌‌‌ ​ ‌‍‌‌‌‍ ‍‌ ‌​‌‍​‌‌ ‌​‌‍‍‌‌‍ ‌‍ ‍​ ‍ ‌‍‍‌‌‍‌​​ ‌​ ‌​​ ‌ ​ ‌ ‌‍​‌​ ​‌​ ‌‍​ ‌​​ ​ ​‍ ‌​ ‍‌​ ​‍‌‍​‍‌‍‌​​‍ ‌​ ‌​​ ‌‍​ ​​​ ​ ​‍ ‌‌‍​‍​ ‍​​ ​‌​ ‌‍​‍ ‌​ ​‌​ ​‌​ ‌‍‌‍‌​​ ‌‌‌‍‌‍‌‍​ ​ ​‍​ ​ ‌‍‌‍​ ‍​​ ‍‌​ ‍ ‌ ‌​‌ ‍‌‌ ​​‌‍‌‌​ ‌‌‍​‍‌ ‌‌‌‍‍‌‌‍ ​‌‍‌​​ ‍ ‌ ​​‌‍​‌‌ ‌​‌‍‍​​ ‌‌‍‍‌​ ​‌​ ‍​‌‍ ‍‌‌ ‌‍ ​‌‍ ‌‍ ‍‌‍‌ ‌‌ ‌‍‌​‌‍‌‌‌ ​ ‌‍​ ​‍‌‌​ ‌‌‌​​‍‌‌ ‌‍‍ ‌‍‌‌‌ ‍‌​‍‌‌​ ​ ‌​‌​​‍‌‌​ ​ ‌​‌​​‍‌‌​ ​‍​ ​‍‌‍ ‍‌‍ ​​‍‌‌​ ​‍​ ​‍​‍‌‌​ ‌‌‌​‌​​‍ ‍‌ ‌‍‌‍​‌‌‍ ​‌ ‌‌‌‍‌‌​‍‌‌​ ‌‌‌​​‍‌‌ ‌‍‍ ‌‍‌‌‌ ‍‌​‍‌‌​ ​ ‌​‌​​‍‌‌​ ​ ‌​‌​​‍‌‌​ ​‍​ ​‍‌‍​‌​ ‍‌‌‍​‍‌‍‌‌‌‍​‌​ ​​‌‍​‌‌‍​ ​ ​​​ ‌‍‌‍​‌‌‍‌​​‍‌‌​ ​‍​ ​‍​‍‌‌​ ‌‌‌​‌​​‍ ‍‌‍​ ‌‍‍​‌‍‍‌‌‍ ​‌‍‌​‌ ​‍‌‍‌‌‌‍ ‍​‍‌‌​ ‌‌‌​​‍‌‌ ‌‍‍ ‌‍‌‌‌ ‍‌​‍‌‌​ ​ ‌​‌​​‍‌‌​ ​ ‌​‌​​‍‌‌​ ​‍​ ​‍‌‍​‌​ ​‌‌‍‌‌‌‍​‍​ ​‍​ ‍‌​ ‍​‌‍‌‍‌‍​‌‌‍‌‌​ ‌ ​ ​​​‍‌‌​ ​‍​ ​‍​‍‌‌​ ‌‌‌​‌​​‍ ‍‌ ‌​‌‍‌‌‌ ‍​‌ ‌​​ ‌‍​‍‌‍​‌‌ ​ ‌‍‌‌‌‌‌‌‌ ​‍‌‍ ​​ ‌​‍‌‌​ ​‍‌​‌‍‌‍​‌‌‍‌​‌‍ ‌‌‍‍‌‌‍ ‍​‍‌‍‌‍‍‌‌‍‌​​ ‌​ ‌​​ ‌ ​ ‌ ‌‍​‌​ ​‌​ ‌‍​ ‌​​ ​ ​‍ ‌​ ‍‌​ ​‍‌‍​‍‌‍‌​​‍ ‌​ ‌​​ ‌‍​ ​​​ ​ ​‍ ‌‌‍​‍​ ‍​​ ​‌​ ‌‍​‍ ‌​ ​‌​ ​‌​ ‌‍‌‍‌​​ ‌‌‌‍‌‍‌‍​ ​ ​‍​ ​ ‌‍‌‍​ ‍​​ ‍‌​‍‌‍‌ ‌​‌ ‍‌‌ ​​‌‍‌‌​ ‌‌‍​‍‌ ‌‌‌‍‍‌‌‍ ​‌‍‌​​‍‌‍‌ ​​‌‍​‌‌ ‌​‌‍‍​​ ‌‌‍‍‌​ ​‌​ ‍​‌‍ ‍‌‌ ‌‍ ​‌‍ ‌‍ ‍‌‍‌ ‌‌ ‌‍‌​‌‍‌‌‌ ​ ‌‍​ ​‍‌‌​ ‌‌‌​​‍‌‌ ‌‍‍ ‌‍‌‌‌ ‍‌​‍‌‌​ ​ ‌​‌​​‍‌‌​ ​ ‌​‌​​‍‌‌​ ​‍​ ​‍‌‍ ‍‌‍ ​​‍‌‌​ ​‍​ ​‍​‍‌‌​ ‌‌‌​‌​​‍ ‍‌ ‌‍‌‍​‌‌‍ ​‌ ‌‌‌‍‌‌​‍‌‌​ ‌‌‌​​‍‌‌ ‌‍‍ ‌‍‌‌‌ ‍‌​‍‌‌​ ​ ‌​‌​​‍‌‌​ ​ ‌​‌​​‍‌‌​ ​‍​ ​‍‌‍​‌​ ‍‌‌‍​‍‌‍‌‌‌‍​‌​ ​​‌‍​‌‌‍​ ​ ​​​ ‌‍‌‍​‌‌‍‌​​‍‌‌​ ​‍​ ​‍​‍‌‌​ ‌‌‌​‌​​‍ ‍‌‍​ ‌‍‍​‌‍‍‌‌‍ ​‌‍‌​‌ ​‍‌‍‌‌‌‍ ‍​‍‌‌​ ‌‌‌​​‍‌‌ ‌‍‍ ‌‍‌‌‌ ‍‌​‍‌‌​ ​ ‌​‌​​‍‌‌​ ​ ‌​‌​​‍‌‌​ ​‍​ ​‍‌‍​‌​ ​‌‌‍‌‌‌‍​‍​ ​‍​ ‍‌​ ‍​‌‍‌‍‌‍​‌‌‍‌‌​ ‌ ​ ​​​‍‌‌​ ​‍​ ​‍​‍‌‌​ ‌‌‌​‌​​‍ ‍‌ ‌​‌‍‌‌‌ ‍​‌ ‌​​‍‌‍‌ ​​‌‍‌‌‌ ​‍‌ ​ ‌ ​​‌‍‌‌‌‍​ ‌ ‌​‌‍‍‌‌ ‌‍‌‍‌‌​ ‌‌ ​​‌ ‌‌‌‍​‍‌‍ ​‌‍‍‌‌ ​ ‌‍‍​‌‍‌‌‌‍‌​​‍​‍‌ ‌ embodies that trend. It’s a
system designed not just to play games, but to deliver an
excellent overall computing experience, whether you're
gaming, creating, or just staying connected with friends.​​​​‌ ‍ ​‍​‍‌‍ ‌ ​‍‌‍‍‌‌‍‌ ‌‍‍‌‌‍ ‍​‍​‍​ ‍‍​‍​‍‌ ​ ‌‍​‌‌‍ ‍‌‍‍‌‌ ‌​‌ ‍‌​‍ ‍‌‍‍‌‌‍ ​‍​‍​‍ ​​‍​‍‌‍‍​‌ ​‍‌‍‌‌‌‍‌‍​‍​‍​ ‍‍​‍​‍​‍ ‌‍​‌‌‍‌​‌‍ ‌‌‍‍‌‌‍ ‍​‍ ‌‍‍‌‌‍ ‍‌ ‌​‌‍‌‌‌‍ ‍‌ ‌​​‍ ‌‍‌‌‌‍‌​‌‍‍‌‌ ‌​​‍ ‌‍ ‌‌‍ ‌‍‌​‌‍‌‌​ ‌‌ ​​‌ ​‍‌‍‌‌‌ ​ ‌‍‌‌‌‍ ‍‌ ‌​‌‍​‌‌ ‌​‌‍‍‌‌‍ ‌‍ ‍​ ‍ ‌‍‍‌‌‍‌​​ ‌​ ‌​​ ‌ ​ ‌ ‌‍​‌​ ​‌​ ‌‍​ ‌​​ ​ ​‍ ‌​ ‍‌​ ​‍‌‍​‍‌‍‌​​‍ ‌​ ‌​​ ‌‍​ ​​​ ​ ​‍ ‌‌‍​‍​ ‍​​ ​‌​ ‌‍​‍ ‌​ ​‌​ ​‌​ ‌‍‌‍‌​​ ‌‌‌‍‌‍‌‍​ ​ ​‍​ ​ ‌‍‌‍​ ‍​​ ‍‌​ ‍ ‌ ‌​‌ ‍‌‌ ​​‌‍‌‌​ ‌‌‍​‍‌ ‌‌‌‍‍‌‌‍ ​‌‍‌​​ ‍ ‌ ​​‌‍​‌‌ ‌​‌‍‍​​ ‌‌‍‍‌​ ​‌​ ‍​‌‍ ‍‌‌ ‌‍ ​‌‍ ‌‍ ‍‌‍‌ ‌‌ ‌‍‌​‌‍‌‌‌ ​ ‌‍​ ​‍‌‌​ ‌‌‌​​‍‌‌ ‌‍‍ ‌‍‌‌‌ ‍‌​‍‌‌​ ​ ‌​‌​​‍‌‌​ ​ ‌​‌​​‍‌‌​ ​‍​ ​‍‌‍ ‍‌‍ ​​‍‌‌​ ​‍​ ​‍​‍‌‌​ ‌‌‌​‌​​‍ ‍‌ ‌‍‌‍​‌‌‍ ​‌ ‌‌‌‍‌‌​‍‌‌​ ‌‌‌​​‍‌‌ ‌‍‍ ‌‍‌‌‌ ‍‌​‍‌‌​ ​ ‌​‌​​‍‌‌​ ​ ‌​‌​​‍‌‌​ ​‍​ ​‍‌‍​‌​ ‍‌‌‍​‍‌‍‌‌‌‍​‌​ ​​‌‍​‌‌‍​ ​ ​​​ ‌‍‌‍​‌‌‍‌​​‍‌‌​ ​‍​ ​‍​‍‌‌​ ‌‌‌​‌​​‍ ‍‌‍​ ‌‍‍​‌‍‍‌‌‍ ​‌‍‌​‌ ​‍‌‍‌‌‌‍ ‍​‍‌‌​ ‌‌‌​​‍‌‌ ‌‍‍ ‌‍‌‌‌ ‍‌​‍‌‌​ ​ ‌​‌​​‍‌‌​ ​ ‌​‌​​‍‌‌​ ​‍​ ​‍‌‍​‍​ ‍‌‌‍‌‌​ ‌‍‌‍‌​‌‍‌​​ ​​​ ‍​‌‍​‌‌‍‌‌​ ​‍​ ​‌​‍‌‌​ ​‍​ ​‍​‍‌‌​ ‌‌‌​‌​​‍ ‍‌ ‌​‌‍‌‌‌ ‍​‌ ‌​​ ‌‍​‍‌‍​‌‌ ​ ‌‍‌‌‌‌‌‌‌ ​‍‌‍ ​​ ‌​‍‌‌​ ​‍‌​‌‍‌‍​‌‌‍‌​‌‍ ‌‌‍‍‌‌‍ ‍​‍‌‍‌‍‍‌‌‍‌​​ ‌​ ‌​​ ‌ ​ ‌ ‌‍​‌​ ​‌​ ‌‍​ ‌​​ ​ ​‍ ‌​ ‍‌​ ​‍‌‍​‍‌‍‌​​‍ ‌​ ‌​​ ‌‍​ ​​​ ​ ​‍ ‌‌‍​‍​ ‍​​ ​‌​ ‌‍​‍ ‌​ ​‌​ ​‌​ ‌‍‌‍‌​​ ‌‌‌‍‌‍‌‍​ ​ ​‍​ ​ ‌‍‌‍​ ‍​​ ‍‌​‍‌‍‌ ‌​‌ ‍‌‌ ​​‌‍‌‌​ ‌‌‍​‍‌ ‌‌‌‍‍‌‌‍ ​‌‍‌​​‍‌‍‌ ​​‌‍​‌‌ ‌​‌‍‍​​ ‌‌‍‍‌​ ​‌​ ‍​‌‍ ‍‌‌ ‌‍ ​‌‍ ‌‍ ‍‌‍‌ ‌‌ ‌‍‌​‌‍‌‌‌ ​ ‌‍​ ​‍‌‌​ ‌‌‌​​‍‌‌ ‌‍‍ ‌‍‌‌‌ ‍‌​‍‌‌​ ​ ‌​‌​​‍‌‌​ ​ ‌​‌​​‍‌‌​ ​‍​ ​‍‌‍ ‍‌‍ ​​‍‌‌​ ​‍​ ​‍​‍‌‌​ ‌‌‌​‌​​‍ ‍‌ ‌‍‌‍​‌‌‍ ​‌ ‌‌‌‍‌‌​‍‌‌​ ‌‌‌​​‍‌‌ ‌‍‍ ‌‍‌‌‌ ‍‌​‍‌‌​ ​ ‌​‌​​‍‌‌​ ​ ‌​‌​​‍‌‌​ ​‍​ ​‍‌‍​‌​ ‍‌‌‍​‍‌‍‌‌‌‍​‌​ ​​‌‍​‌‌‍​ ​ ​​​ ‌‍‌‍​‌‌‍‌​​‍‌‌​ ​‍​ ​‍​‍‌‌​ ‌‌‌​‌​​‍ ‍‌‍​ ‌‍‍​‌‍‍‌‌‍ ​‌‍‌​‌ ​‍‌‍‌‌‌‍ ‍​‍‌‌​ ‌‌‌​​‍‌‌ ‌‍‍ ‌‍‌‌‌ ‍‌​‍‌‌​ ​ ‌​‌​​‍‌‌​ ​ ‌​‌​​‍‌‌​ ​‍​ ​‍‌‍​‍​ ‍‌‌‍‌‌​ ‌‍‌‍‌​‌‍‌​​ ​​​ ‍​‌‍​‌‌‍‌‌​ ​‍​ ​‌​‍‌‌​ ​‍​ ​‍​‍‌‌​ ‌‌‌​‌​​‍ ‍‌ ‌​‌‍‌‌‌ ‍​‌ ‌​​‍‌‍‌ ​​‌‍‌‌‌ ​‍‌ ​ ‌ ​​‌‍‌‌‌‍​ ‌ ‌​‌‍‍‌‌ ‌‍‌‍‌‌​ ‌‌ ​​‌ ‌‌‌‍​‍‌‍ ​‌‍‍‌‌ ​ ‌‍‍​‌‍‌‌‌‍‌​​‍​‍‌ ‌
To summarize, the ​​​​‌ ‍ ​‍​‍‌‍ ‌ ​‍‌‍‍‌‌‍‌ ‌‍‍‌‌‍ ‍​‍​‍​ ‍‍​‍​‍‌ ​ ‌‍​‌‌‍ ‍‌‍‍‌‌ ‌​‌ ‍‌​‍ ‍‌‍‍‌‌‍ ​‍​‍​‍ ​​‍​‍‌‍‍​‌ ​‍‌‍‌‌‌‍‌‍​‍​‍​ ‍‍​‍​‍​‍ ‌‍​‌‌‍‌​‌‍ ‌‌‍‍‌‌‍ ‍​‍ ‌‍‍‌‌‍ ‍‌ ‌​‌‍‌‌‌‍ ‍‌ ‌​​‍ ‌‍‌‌‌‍‌​‌‍‍‌‌ ‌​​‍ ‌‍ ‌‌‍ ‌‍‌​‌‍‌‌​ ‌‌ ​​‌ ​‍‌‍‌‌‌ ​ ‌‍‌‌‌‍ ‍‌ ‌​‌‍​‌‌ ‌​‌‍‍‌‌‍ ‌‍ ‍​ ‍ ‌‍‍‌‌‍‌​​ ‌​ ‌​​ ‌ ​ ‌ ‌‍​‌​ ​‌​ ‌‍​ ‌​​ ​ ​‍ ‌​ ‍‌​ ​‍‌‍​‍‌‍‌​​‍ ‌​ ‌​​ ‌‍​ ​​​ ​ ​‍ ‌‌‍​‍​ ‍​​ ​‌​ ‌‍​‍ ‌​ ​‌​ ​‌​ ‌‍‌‍‌​​ ‌‌‌‍‌‍‌‍​ ​ ​‍​ ​ ‌‍‌‍​ ‍​​ ‍‌​ ‍ ‌ ‌​‌ ‍‌‌ ​​‌‍‌‌​ ‌‌‍​‍‌ ‌‌‌‍‍‌‌‍ ​‌‍‌​​ ‍ ‌ ​​‌‍​‌‌ ‌​‌‍‍​​ ‌‌‍‍‌​ ​‌​ ‍​‌‍ ‍‌‌ ‌‍ ​‌‍ ‌‍ ‍‌‍‌ ‌‌ ‌‍‌​‌‍‌‌‌ ​ ‌‍​ ​‍‌‌​ ‌‌‌​​‍‌‌ ‌‍‍ ‌‍‌‌‌ ‍‌​‍‌‌​ ​ ‌​‌​​‍‌‌​ ​ ‌​‌​​‍‌‌​ ​‍​ ​‍‌‍ ‍‌‍ ​​‍‌‌​ ​‍​ ​‍​‍‌‌​ ‌‌‌​‌​​‍ ‍‌ ‌‍‌‍​‌‌‍ ​‌ ‌‌‌‍‌‌​‍‌‌​ ‌‌‌​​‍‌‌ ‌‍‍ ‌‍‌‌‌ ‍‌​‍‌‌​ ​ ‌​‌​​‍‌‌​ ​ ‌​‌​​‍‌‌​ ​‍​ ​‍​ ‌‌​ ‍​‌‍‌​​ ‌ ​ ‌‍​ ​ ‌‍‌‌​ ‌ ​ ​‌​ ‍‌​ ‌‍‌‍‌‍​‍‌‌​ ​‍​ ​‍​‍‌‌​ ‌‌‌​‌​​‍ ‍‌‍​ ‌‍‍​‌‍‍‌‌‍ ​‌‍‌​‌ ​‍‌‍‌‌‌‍ ‍​‍‌‌​ ‌‌‌​​‍‌‌ ‌‍‍ ‌‍‌‌‌ ‍‌​‍‌‌​ ​ ‌​‌​​‍‌‌​ ​ ‌​‌​​‍‌‌​ ​‍​ ​‍​ ​ ​ ​‌‌‍​ ​ ​‌​ ​‌​ ​‍​ ​‍​ ​​‌‍‌​​ ​​​ ‌​​ ‌ ​‍‌‌​ ​‍​ ​‍​‍‌‌​ ‌‌‌​‌​​‍ ‍‌ ‌​‌‍‌‌‌ ‍​‌ ‌​​ ‌‍​‍‌‍​‌‌ ​ ‌‍‌‌‌‌‌‌‌ ​‍‌‍ ​​ ‌​‍‌‌​ ​‍‌​‌‍‌‍​‌‌‍‌​‌‍ ‌‌‍‍‌‌‍ ‍​‍‌‍‌‍‍‌‌‍‌​​ ‌​ ‌​​ ‌ ​ ‌ ‌‍​‌​ ​‌​ ‌‍​ ‌​​ ​ ​‍ ‌​ ‍‌​ ​‍‌‍​‍‌‍‌​​‍ ‌​ ‌​​ ‌‍​ ​​​ ​ ​‍ ‌‌‍​‍​ ‍​​ ​‌​ ‌‍​‍ ‌​ ​‌​ ​‌​ ‌‍‌‍‌​​ ‌‌‌‍‌‍‌‍​ ​ ​‍​ ​ ‌‍‌‍​ ‍​​ ‍‌​‍‌‍‌ ‌​‌ ‍‌‌ ​​‌‍‌‌​ ‌‌‍​‍‌ ‌‌‌‍‍‌‌‍ ​‌‍‌​​‍‌‍‌ ​​‌‍​‌‌ ‌​‌‍‍​​ ‌‌‍‍‌​ ​‌​ ‍​‌‍ ‍‌‌ ‌‍ ​‌‍ ‌‍ ‍‌‍‌ ‌‌ ‌‍‌​‌‍‌‌‌ ​ ‌‍​ ​‍‌‌​ ‌‌‌​​‍‌‌ ‌‍‍ ‌‍‌‌‌ ‍‌​‍‌‌​ ​ ‌​‌​​‍‌‌​ ​ ‌​‌​​‍‌‌​ ​‍​ ​‍‌‍ ‍‌‍ ​​‍‌‌​ ​‍​ ​‍​‍‌‌​ ‌‌‌​‌​​‍ ‍‌ ‌‍‌‍​‌‌‍ ​‌ ‌‌‌‍‌‌​‍‌‌​ ‌‌‌​​‍‌‌ ‌‍‍ ‌‍‌‌‌ ‍‌​‍‌‌​ ​ ‌​‌​​‍‌‌​ ​ ‌​‌​​‍‌‌​ ​‍​ ​‍​ ‌‌​ ‍​‌‍‌​​ ‌ ​ ‌‍​ ​ ‌‍‌‌​ ‌ ​ ​‌​ ‍‌​ ‌‍‌‍‌‍​‍‌‌​ ​‍​ ​‍​‍‌‌​ ‌‌‌​‌​​‍ ‍‌‍​ ‌‍‍​‌‍‍‌‌‍ ​‌‍‌​‌ ​‍‌‍‌‌‌‍ ‍​‍‌‌​ ‌‌‌​​‍‌‌ ‌‍‍ ‌‍‌‌‌ ‍‌​‍‌‌​ ​ ‌​‌​​‍‌‌​ ​ ‌​‌​​‍‌‌​ ​‍​ ​‍​ ​ ​ ​‌‌‍​ ​ ​‌​ ​‌​ ​‍​ ​‍​ ​​‌‍‌​​ ​​​ ‌​​ ‌ ​‍‌‌​ ​‍​ ​‍​‍‌‌​ ‌‌‌​‌​​‍ ‍‌ ‌​‌‍‌‌‌ ‍​‌ ‌​​‍‌‍‌ ​​‌‍‌‌‌ ​‍‌ ​ ‌ ​​‌‍‌‌‌‍​ ‌ ‌​‌‍‍‌‌ ‌‍‌‍‌‌​ ‌‌ ​​‌ ‌‌‌‍​‍‌‍ ​‌‍‍‌‌ ​ ‌‍‍​‌‍‌‌‌‍‌​​‍​‍‌ ‌ Best €690 Gaming PC Build​​​​‌ ‍ ​‍​‍‌‍ ‌ ​‍‌‍‍‌‌‍‌ ‌‍‍‌‌‍ ‍​‍​‍​ ‍‍​‍​‍‌ ​ ‌‍​‌‌‍ ‍‌‍‍‌‌ ‌​‌ ‍‌​‍ ‍‌‍‍‌‌‍ ​‍​‍​‍ ​​‍​‍‌‍‍​‌ ​‍‌‍‌‌‌‍‌‍​‍​‍​ ‍‍​‍​‍​‍ ‌‍​‌‌‍‌​‌‍ ‌‌‍‍‌‌‍ ‍​‍ ‌‍‍‌‌‍ ‍‌ ‌​‌‍‌‌‌‍ ‍‌ ‌​​‍ ‌‍‌‌‌‍‌​‌‍‍‌‌ ‌​​‍ ‌‍ ‌‌‍ ‌‍‌​‌‍‌‌​ ‌‌ ​​‌ ​‍‌‍‌‌‌ ​ ‌‍‌‌‌‍ ‍‌ ‌​‌‍​‌‌ ‌​‌‍‍‌‌‍ ‌‍ ‍​ ‍ ‌‍‍‌‌‍‌​​ ‌​ ‌​​ ‌ ​ ‌ ‌‍​‌​ ​‌​ ‌‍​ ‌​​ ​ ​‍ ‌​ ‍‌​ ​‍‌‍​‍‌‍‌​​‍ ‌​ ‌​​ ‌‍​ ​​​ ​ ​‍ ‌‌‍​‍​ ‍​​ ​‌​ ‌‍​‍ ‌​ ​‌​ ​‌​ ‌‍‌‍‌​​ ‌‌‌‍‌‍‌‍​ ​ ​‍​ ​ ‌‍‌‍​ ‍​​ ‍‌​ ‍ ‌ ‌​‌ ‍‌‌ ​​‌‍‌‌​ ‌‌‍​‍‌ ‌‌‌‍‍‌‌‍ ​‌‍‌​​ ‍ ‌ ​​‌‍​‌‌ ‌​‌‍‍​​ ‌‌‍‍‌​ ​‌​ ‍​‌‍ ‍‌‌ ‌‍ ​‌‍ ‌‍ ‍‌‍‌ ‌‌ ‌‍‌​‌‍‌‌‌ ​ ‌‍​ ​‍‌‌​ ‌‌‌​​‍‌‌ ‌‍‍ ‌‍‌‌‌ ‍‌​‍‌‌​ ​ ‌​‌​​‍‌‌​ ​ ‌​‌​​‍‌‌​ ​‍​ ​‍‌‍ ‍‌‍ ​​‍‌‌​ ​‍​ ​‍​‍‌‌​ ‌‌‌​‌​​‍ ‍‌ ‌‍‌‍​‌‌‍ ​‌ ‌‌‌‍‌‌​‍‌‌​ ‌‌‌​​‍‌‌ ‌‍‍ ‌‍‌‌‌ ‍‌​‍‌‌​ ​ ‌​‌​​‍‌‌​ ​ ‌​‌​​‍‌‌​ ​‍​ ​‍​ ‌‌​ ‍​‌‍‌​​ ‌ ​ ‌‍​ ​ ‌‍‌‌​ ‌ ​ ​‌​ ‍‌​ ‌‍‌‍‌‍​‍‌‌​ ​‍​ ​‍​‍‌‌​ ‌‌‌​‌​​‍ ‍‌‍​ ‌‍‍​‌‍‍‌‌‍ ​‌‍‌​‌ ​‍‌‍‌‌‌‍ ‍​‍‌‌​ ‌‌‌​​‍‌‌ ‌‍‍ ‌‍‌‌‌ ‍‌​‍‌‌​ ​ ‌​‌​​‍‌‌​ ​ ‌​‌​​‍‌‌​ ​‍​ ​‍​ ‌‍​ ​‍​ ‌ ​ ‍​​ ‌‍​ ‍​​ ‌‍​ ​‌‌‍‌‌​ ‌​​ ‌​​ ‍​​‍‌‌​ ​‍​ ​‍​‍‌‌​ ‌‌‌​‌​​‍ ‍‌ ‌​‌‍‌‌‌ ‍​‌ ‌​​ ‌‍​‍‌‍​‌‌ ​ ‌‍‌‌‌‌‌‌‌ ​‍‌‍ ​​ ‌​‍‌‌​ ​‍‌​‌‍‌‍​‌‌‍‌​‌‍ ‌‌‍‍‌‌‍ ‍​‍‌‍‌‍‍‌‌‍‌​​ ‌​ ‌​​ ‌ ​ ‌ ‌‍​‌​ ​‌​ ‌‍​ ‌​​ ​ ​‍ ‌​ ‍‌​ ​‍‌‍​‍‌‍‌​​‍ ‌​ ‌​​ ‌‍​ ​​​ ​ ​‍ ‌‌‍​‍​ ‍​​ ​‌​ ‌‍​‍ ‌​ ​‌​ ​‌​ ‌‍‌‍‌​​ ‌‌‌‍‌‍‌‍​ ​ ​‍​ ​ ‌‍‌‍​ ‍​​ ‍‌​‍‌‍‌ ‌​‌ ‍‌‌ ​​‌‍‌‌​ ‌‌‍​‍‌ ‌‌‌‍‍‌‌‍ ​‌‍‌​​‍‌‍‌ ​​‌‍​‌‌ ‌​‌‍‍​​ ‌‌‍‍‌​ ​‌​ ‍​‌‍ ‍‌‌ ‌‍ ​‌‍ ‌‍ ‍‌‍‌ ‌‌ ‌‍‌​‌‍‌‌‌ ​ ‌‍​ ​‍‌‌​ ‌‌‌​​‍‌‌ ‌‍‍ ‌‍‌‌‌ ‍‌​‍‌‌​ ​ ‌​‌​​‍‌‌​ ​ ‌​‌​​‍‌‌​ ​‍​ ​‍‌‍ ‍‌‍ ​​‍‌‌​ ​‍​ ​‍​‍‌‌​ ‌‌‌​‌​​‍ ‍‌ ‌‍‌‍​‌‌‍ ​‌ ‌‌‌‍‌‌​‍‌‌​ ‌‌‌​​‍‌‌ ‌‍‍ ‌‍‌‌‌ ‍‌​‍‌‌​ ​ ‌​‌​​‍‌‌​ ​ ‌​‌​​‍‌‌​ ​‍​ ​‍​ ‌‌​ ‍​‌‍‌​​ ‌ ​ ‌‍​ ​ ‌‍‌‌​ ‌ ​ ​‌​ ‍‌​ ‌‍‌‍‌‍​‍‌‌​ ​‍​ ​‍​‍‌‌​ ‌‌‌​‌​​‍ ‍‌‍​ ‌‍‍​‌‍‍‌‌‍ ​‌‍‌​‌ ​‍‌‍‌‌‌‍ ‍​‍‌‌​ ‌‌‌​​‍‌‌ ‌‍‍ ‌‍‌‌‌ ‍‌​‍‌‌​ ​ ‌​‌​​‍‌‌​ ​ ‌​‌​​‍‌‌​ ​‍​ ​‍​ ‌‍​ ​‍​ ‌ ​ ‍​​ ‌‍​ ‍​​ ‌‍​ ​‌‌‍‌‌​ ‌​​ ‌​​ ‍​​‍‌‌​ ​‍​ ​‍​‍‌‌​ ‌‌‌​‌​​‍ ‍‌ ‌​‌‍‌‌‌ ‍​‌ ‌​​‍‌‍‌ ​​‌‍‌‌‌ ​‍‌ ​ ‌ ​​‌‍‌‌‌‍​ ‌ ‌​‌‍‍‌‌ ‌‍‌‍‌‌​ ‌‌ ​​‌ ‌‌‌‍​‍‌‍ ​‌‍‍‌‌ ​ ‌‍‍​‌‍‌‌‌‍‌​​‍​‍‌ ‌ is a
testament to how far budget gaming has come. It plays the
latest titles at high settings in 1080p, supports high refresh
rates for esports games, handles multitasking with ease,
and provides room for upgrades—all for under €690. If
you’ve been waiting to jump into PC gaming or looking for
an affordable way to upgrade your current setup, this build
is one of the smartest choices you can make in 2025.​​​​‌ ‍ ​‍​‍‌‍ ‌ ​‍‌‍‍‌‌‍‌ ‌‍‍‌‌‍ ‍​‍​‍​ ‍‍​‍​‍‌ ​ ‌‍​‌‌‍ ‍‌‍‍‌‌ ‌​‌ ‍‌​‍ ‍‌‍‍‌‌‍ ​‍​‍​‍ ​​‍​‍‌‍‍​‌ ​‍‌‍‌‌‌‍‌‍​‍​‍​ ‍‍​‍​‍​‍ ‌‍​‌‌‍‌​‌‍ ‌‌‍‍‌‌‍ ‍​‍ ‌‍‍‌‌‍ ‍‌ ‌​‌‍‌‌‌‍ ‍‌ ‌​​‍ ‌‍‌‌‌‍‌​‌‍‍‌‌ ‌​​‍ ‌‍ ‌‌‍ ‌‍‌​‌‍‌‌​ ‌‌ ​​‌ ​‍‌‍‌‌‌ ​ ‌‍‌‌‌‍ ‍‌ ‌​‌‍​‌‌ ‌​‌‍‍‌‌‍ ‌‍ ‍​ ‍ ‌‍‍‌‌‍‌​​ ‌​ ‌​​ ‌ ​ ‌ ‌‍​‌​ ​‌​ ‌‍​ ‌​​ ​ ​‍ ‌​ ‍‌​ ​‍‌‍​‍‌‍‌​​‍ ‌​ ‌​​ ‌‍​ ​​​ ​ ​‍ ‌‌‍​‍​ ‍​​ ​‌​ ‌‍​‍ ‌​ ​‌​ ​‌​ ‌‍‌‍‌​​ ‌‌‌‍‌‍‌‍​ ​ ​‍​ ​ ‌‍‌‍​ ‍​​ ‍‌​ ‍ ‌ ‌​‌ ‍‌‌ ​​‌‍‌‌​ ‌‌‍​‍‌ ‌‌‌‍‍‌‌‍ ​‌‍‌​​ ‍ ‌ ​​‌‍​‌‌ ‌​‌‍‍​​ ‌‌‍‍‌​ ​‌​ ‍​‌‍ ‍‌‌ ‌‍ ​‌‍ ‌‍ ‍‌‍‌ ‌‌ ‌‍‌​‌‍‌‌‌ ​ ‌‍​ ​‍‌‌​ ‌‌‌​​‍‌‌ ‌‍‍ ‌‍‌‌‌ ‍‌​‍‌‌​ ​ ‌​‌​​‍‌‌​ ​ ‌​‌​​‍‌‌​ ​‍​ ​‍‌‍ ‍‌‍ ​​‍‌‌​ ​‍​ ​‍​‍‌‌​ ‌‌‌​‌​​‍ ‍‌ ‌‍‌‍​‌‌‍ ​‌ ‌‌‌‍‌‌​‍‌‌​ ‌‌‌​​‍‌‌ ‌‍‍ ‌‍‌‌‌ ‍‌​‍‌‌​ ​ ‌​‌​​‍‌‌​ ​ ‌​‌​​‍‌‌​ ​‍​ ​‍​ ‌‌​ ‍​‌‍‌​​ ‌ ​ ‌‍​ ​ ‌‍‌‌​ ‌ ​ ​‌​ ‍‌​ ‌‍‌‍‌‍​‍‌‌​ ​‍​ ​‍​‍‌‌​ ‌‌‌​‌​​‍ ‍‌‍​ ‌‍‍​‌‍‍‌‌‍ ​‌‍‌​‌ ​‍‌‍‌‌‌‍ ‍​‍‌‌​ ‌‌‌​​‍‌‌ ‌‍‍ ‌‍‌‌‌ ‍‌​‍‌‌​ ​ ‌​‌​​‍‌‌​ ​ ‌​‌​​‍‌‌​ ​‍​ ​‍‌‍​‍​ ​ ​ ​‌​ ‌ ​ ​ ‌‍‌​​ ‌‌‌‍​‌​ ‍​​ ​ ‌‍​‍‌‍‌​​‍‌‌​ ​‍​ ​‍​‍‌‌​ ‌‌‌​‌​​‍ ‍‌ ‌​‌‍‌‌‌ ‍​‌ ‌​​ ‌‍​‍‌‍​‌‌ ​ ‌‍‌‌‌‌‌‌‌ ​‍‌‍ ​​ ‌​‍‌‌​ ​‍‌​‌‍‌‍​‌‌‍‌​‌‍ ‌‌‍‍‌‌‍ ‍​‍‌‍‌‍‍‌‌‍‌​​ ‌​ ‌​​ ‌ ​ ‌ ‌‍​‌​ ​‌​ ‌‍​ ‌​​ ​ ​‍ ‌​ ‍‌​ ​‍‌‍​‍‌‍‌​​‍ ‌​ ‌​​ ‌‍​ ​​​ ​ ​‍ ‌‌‍​‍​ ‍​​ ​‌​ ‌‍​‍ ‌​ ​‌​ ​‌​ ‌‍‌‍‌​​ ‌‌‌‍‌‍‌‍​ ​ ​‍​ ​ ‌‍‌‍​ ‍​​ ‍‌​‍‌‍‌ ‌​‌ ‍‌‌ ​​‌‍‌‌​ ‌‌‍​‍‌ ‌‌‌‍‍‌‌‍ ​‌‍‌​​‍‌‍‌ ​​‌‍​‌‌ ‌​‌‍‍​​ ‌‌‍‍‌​ ​‌​ ‍​‌‍ ‍‌‌ ‌‍ ​‌‍ ‌‍ ‍‌‍‌ ‌‌ ‌‍‌​‌‍‌‌‌ ​ ‌‍​ ​‍‌‌​ ‌‌‌​​‍‌‌ ‌‍‍ ‌‍‌‌‌ ‍‌​‍‌‌​ ​ ‌​‌​​‍‌‌​ ​ ‌​‌​​‍‌‌​ ​‍​ ​‍‌‍ ‍‌‍ ​​‍‌‌​ ​‍​ ​‍​‍‌‌​ ‌‌‌​‌​​‍ ‍‌ ‌‍‌‍​‌‌‍ ​‌ ‌‌‌‍‌‌​‍‌‌​ ‌‌‌​​‍‌‌ ‌‍‍ ‌‍‌‌‌ ‍‌​‍‌‌​ ​ ‌​‌​​‍‌‌​ ​ ‌​‌​​‍‌‌​ ​‍​ ​‍​ ‌‌​ ‍​‌‍‌​​ ‌ ​ ‌‍​ ​ ‌‍‌‌​ ‌ ​ ​‌​ ‍‌​ ‌‍‌‍‌‍​‍‌‌​ ​‍​ ​‍​‍‌‌​ ‌‌‌​‌​​‍ ‍‌‍​ ‌‍‍​‌‍‍‌‌‍ ​‌‍‌​‌ ​‍‌‍‌‌‌‍ ‍​‍‌‌​ ‌‌‌​​‍‌‌ ‌‍‍ ‌‍‌‌‌ ‍‌​‍‌‌​ ​ ‌​‌​​‍‌‌​ ​ ‌​‌​​‍‌‌​ ​‍​ ​‍‌‍​‍​ ​ ​ ​‌​ ‌ ​ ​ ‌‍‌​​ ‌‌‌‍​‌​ ‍​​ ​ ‌‍​‍‌‍‌​​‍‌‌​ ​‍​ ​‍​‍‌‌​ ‌‌‌​‌​​‍ ‍‌ ‌​‌‍‌‌‌ ‍​‌ ‌​​‍‌‍‌ ​​‌‍‌‌‌ ​‍‌ ​ ‌ ​​‌‍‌‌‌‍​ ‌ ‌​‌‍‍‌‌ ‌‍‌‍‌‌​ ‌‌ ​​‌ ‌‌‌‍​‍‌‍ ​‌‍‍‌‌ ​ ‌‍‍​‌‍‌‌‌‍‌​​‍​‍‌ ‌
It delivers power, flexibility, and a complete experience out
of the box, with gaming-grade peripherals and a stunning
monitor included. You’re not just buying a machine—you’re
stepping into the full world of PC gaming, creation, and
customization. And thanks to the smart part selection, this
rig stands out as one of the top value picks available this
year. For gamers on a budget, this is hands down the ​​​​‌ ‍ ​‍​‍‌‍ ‌ ​‍‌‍‍‌‌‍‌ ‌‍‍‌‌‍ ‍​‍​‍​ ‍‍​‍​‍‌ ​ ‌‍​‌‌‍ ‍‌‍‍‌‌ ‌​‌ ‍‌​‍ ‍‌‍‍‌‌‍ ​‍​‍​‍ ​​‍​‍‌‍‍​‌ ​‍‌‍‌‌‌‍‌‍​‍​‍​ ‍‍​‍​‍​‍ ‌‍​‌‌‍‌​‌‍ ‌‌‍‍‌‌‍ ‍​‍ ‌‍‍‌‌‍ ‍‌ ‌​‌‍‌‌‌‍ ‍‌ ‌​​‍ ‌‍‌‌‌‍‌​‌‍‍‌‌ ‌​​‍ ‌‍ ‌‌‍ ‌‍‌​‌‍‌‌​ ‌‌ ​​‌ ​‍‌‍‌‌‌ ​ ‌‍‌‌‌‍ ‍‌ ‌​‌‍​‌‌ ‌​‌‍‍‌‌‍ ‌‍ ‍​ ‍ ‌‍‍‌‌‍‌​​ ‌​ ‌​​ ‌ ​ ‌ ‌‍​‌​ ​‌​ ‌‍​ ‌​​ ​ ​‍ ‌​ ‍‌​ ​‍‌‍​‍‌‍‌​​‍ ‌​ ‌​​ ‌‍​ ​​​ ​ ​‍ ‌‌‍​‍​ ‍​​ ​‌​ ‌‍​‍ ‌​ ​‌​ ​‌​ ‌‍‌‍‌​​ ‌‌‌‍‌‍‌‍​ ​ ​‍​ ​ ‌‍‌‍​ ‍​​ ‍‌​ ‍ ‌ ‌​‌ ‍‌‌ ​​‌‍‌‌​ ‌‌‍​‍‌ ‌‌‌‍‍‌‌‍ ​‌‍‌​​ ‍ ‌ ​​‌‍​‌‌ ‌​‌‍‍​​ ‌‌‍‍‌​ ​‌​ ‍​‌‍ ‍‌‌ ‌‍ ​‌‍ ‌‍ ‍‌‍‌ ‌‌ ‌‍‌​‌‍‌‌‌ ​ ‌‍​ ​‍‌‌​ ‌‌‌​​‍‌‌ ‌‍‍ ‌‍‌‌‌ ‍‌​‍‌‌​ ​ ‌​‌​​‍‌‌​ ​ ‌​‌​​‍‌‌​ ​‍​ ​‍‌‍ ‍‌‍ ​​‍‌‌​ ​‍​ ​‍​‍‌‌​ ‌‌‌​‌​​‍ ‍‌ ‌‍‌‍​‌‌‍ ​‌ ‌‌‌‍‌‌​‍‌‌​ ‌‌‌​​‍‌‌ ‌‍‍ ‌‍‌‌‌ ‍‌​‍‌‌​ ​ ‌​‌​​‍‌‌​ ​ ‌​‌​​‍‌‌​ ​‍​ ​‍​ ‌‌‌‍​ ‌‍​ ‌‍​‌‌‍​‍‌‍​‌​ ‌‍​ ‍‌​ ​‌‌‍‌‌​ ​‍‌‍​‌​‍‌‌​ ​‍​ ​‍​‍‌‌​ ‌‌‌​‌​​‍ ‍‌‍​ ‌‍‍​‌‍‍‌‌‍ ​‌‍‌​‌ ​‍‌‍‌‌‌‍ ‍​‍‌‌​ ‌‌‌​​‍‌‌ ‌‍‍ ‌‍‌‌‌ ‍‌​‍‌‌​ ​ ‌​‌​​‍‌‌​ ​ ‌​‌​​‍‌‌​ ​‍​ ​‍​ ‍​​ ​‍‌‍​‌​ ‌​​ ‌ ​ ‌ ​ ​ ‌‍​‍​ ​‌​ ‌‍‌‍‌‌​ ‌​​‍‌‌​ ​‍​ ​‍​‍‌‌​ ‌‌‌​‌​​‍ ‍‌ ‌​‌‍‌‌‌ ‍​‌ ‌​​ ‌‍​‍‌‍​‌‌ ​ ‌‍‌‌‌‌‌‌‌ ​‍‌‍ ​​ ‌​‍‌‌​ ​‍‌​‌‍‌‍​‌‌‍‌​‌‍ ‌‌‍‍‌‌‍ ‍​‍‌‍‌‍‍‌‌‍‌​​ ‌​ ‌​​ ‌ ​ ‌ ‌‍​‌​ ​‌​ ‌‍​ ‌​​ ​ ​‍ ‌​ ‍‌​ ​‍‌‍​‍‌‍‌​​‍ ‌​ ‌​​ ‌‍​ ​​​ ​ ​‍ ‌‌‍​‍​ ‍​​ ​‌​ ‌‍​‍ ‌​ ​‌​ ​‌​ ‌‍‌‍‌​​ ‌‌‌‍‌‍‌‍​ ​ ​‍​ ​ ‌‍‌‍​ ‍​​ ‍‌​‍‌‍‌ ‌​‌ ‍‌‌ ​​‌‍‌‌​ ‌‌‍​‍‌ ‌‌‌‍‍‌‌‍ ​‌‍‌​​‍‌‍‌ ​​‌‍​‌‌ ‌​‌‍‍​​ ‌‌‍‍‌​ ​‌​ ‍​‌‍ ‍‌‌ ‌‍ ​‌‍ ‌‍ ‍‌‍‌ ‌‌ ‌‍‌​‌‍‌‌‌ ​ ‌‍​ ​‍‌‌​ ‌‌‌​​‍‌‌ ‌‍‍ ‌‍‌‌‌ ‍‌​‍‌‌​ ​ ‌​‌​​‍‌‌​ ​ ‌​‌​​‍‌‌​ ​‍​ ​‍‌‍ ‍‌‍ ​​‍‌‌​ ​‍​ ​‍​‍‌‌​ ‌‌‌​‌​​‍ ‍‌ ‌‍‌‍​‌‌‍ ​‌ ‌‌‌‍‌‌​‍‌‌​ ‌‌‌​​‍‌‌ ‌‍‍ ‌‍‌‌‌ ‍‌​‍‌‌​ ​ ‌​‌​​‍‌‌​ ​ ‌​‌​​‍‌‌​ ​‍​ ​‍​ ‌‌‌‍​ ‌‍​ ‌‍​‌‌‍​‍‌‍​‌​ ‌‍​ ‍‌​ ​‌‌‍‌‌​ ​‍‌‍​‌​‍‌‌​ ​‍​ ​‍​‍‌‌​ ‌‌‌​‌​​‍ ‍‌‍​ ‌‍‍​‌‍‍‌‌‍ ​‌‍‌​‌ ​‍‌‍‌‌‌‍ ‍​‍‌‌​ ‌‌‌​​‍‌‌ ‌‍‍ ‌‍‌‌‌ ‍‌​‍‌‌​ ​ ‌​‌​​‍‌‌​ ​ ‌​‌​​‍‌‌​ ​‍​ ​‍​ ‍​​ ​‍‌‍​‌​ ‌​​ ‌ ​ ‌ ​ ​ ‌‍​‍​ ​‌​ ‌‍‌‍‌‌​ ‌​​‍‌‌​ ​‍​ ​‍​‍‌‌​ ‌‌‌​‌​​‍ ‍‌ ‌​‌‍‌‌‌ ‍​‌ ‌​​‍‌‍‌ ​​‌‍‌‌‌ ​‍‌ ​ ‌ ​​‌‍‌‌‌‍​ ‌ ‌​‌‍‍‌‌ ‌‍‌‍‌‌​ ‌‌ ​​‌ ‌‌‌‍​‍‌‍ ​‌‍‍‌‌ ​ ‌‍‍​‌‍‌‌‌‍‌​​‍​‍‌ ‌ Best
€690 Gaming PC Build​​​​‌ ‍ ​‍​‍‌‍ ‌ ​‍‌‍‍‌‌‍‌ ‌‍‍‌‌‍ ‍​‍​‍​ ‍‍​‍​‍‌ ​ ‌‍​‌‌‍ ‍‌‍‍‌‌ ‌​‌ ‍‌​‍ ‍‌‍‍‌‌‍ ​‍​‍​‍ ​​‍​‍‌‍‍​‌ ​‍‌‍‌‌‌‍‌‍​‍​‍​ ‍‍​‍​‍​‍ ‌‍​‌‌‍‌​‌‍ ‌‌‍‍‌‌‍ ‍​‍ ‌‍‍‌‌‍ ‍‌ ‌​‌‍‌‌‌‍ ‍‌ ‌​​‍ ‌‍‌‌‌‍‌​‌‍‍‌‌ ‌​​‍ ‌‍ ‌‌‍ ‌‍‌​‌‍‌‌​ ‌‌ ​​‌ ​‍‌‍‌‌‌ ​ ‌‍‌‌‌‍ ‍‌ ‌​‌‍​‌‌ ‌​‌‍‍‌‌‍ ‌‍ ‍​ ‍ ‌‍‍‌‌‍‌​​ ‌​ ‌​​ ‌ ​ ‌ ‌‍​‌​ ​‌​ ‌‍​ ‌​​ ​ ​‍ ‌​ ‍‌​ ​‍‌‍​‍‌‍‌​​‍ ‌​ ‌​​ ‌‍​ ​​​ ​ ​‍ ‌‌‍​‍​ ‍​​ ​‌​ ‌‍​‍ ‌​ ​‌​ ​‌​ ‌‍‌‍‌​​ ‌‌‌‍‌‍‌‍​ ​ ​‍​ ​ ‌‍‌‍​ ‍​​ ‍‌​ ‍ ‌ ‌​‌ ‍‌‌ ​​‌‍‌‌​ ‌‌‍​‍‌ ‌‌‌‍‍‌‌‍ ​‌‍‌​​ ‍ ‌ ​​‌‍​‌‌ ‌​‌‍‍​​ ‌‌‍‍‌​ ​‌​ ‍​‌‍ ‍‌‌ ‌‍ ​‌‍ ‌‍ ‍‌‍‌ ‌‌ ‌‍‌​‌‍‌‌‌ ​ ‌‍​ ​‍‌‌​ ‌‌‌​​‍‌‌ ‌‍‍ ‌‍‌‌‌ ‍‌​‍‌‌​ ​ ‌​‌​​‍‌‌​ ​ ‌​‌​​‍‌‌​ ​‍​ ​‍‌‍ ‍‌‍ ​​‍‌‌​ ​‍​ ​‍​‍‌‌​ ‌‌‌​‌​​‍ ‍‌ ‌‍‌‍​‌‌‍ ​‌ ‌‌‌‍‌‌​‍‌‌​ ‌‌‌​​‍‌‌ ‌‍‍ ‌‍‌‌‌ ‍‌​‍‌‌​ ​ ‌​‌​​‍‌‌​ ​ ‌​‌​​‍‌‌​ ​‍​ ​‍​ ‌‌‌‍​ ‌‍​ ‌‍​‌‌‍​‍‌‍​‌​ ‌‍​ ‍‌​ ​‌‌‍‌‌​ ​‍‌‍​‌​‍‌‌​ ​‍​ ​‍​‍‌‌​ ‌‌‌​‌​​‍ ‍‌‍​ ‌‍‍​‌‍‍‌‌‍ ​‌‍‌​‌ ​‍‌‍‌‌‌‍ ‍​‍‌‌​ ‌‌‌​​‍‌‌ ‌‍‍ ‌‍‌‌‌ ‍‌​‍‌‌​ ​ ‌​‌​​‍‌‌​ ​ ‌​‌​​‍‌‌​ ​‍​ ​‍​ ​‍​ ​​‌‍​ ​ ‌‌‌‍​‍‌‍‌‌‌‍​‍‌‍​‌​ ‌ ​ ‌ ​ ‍‌‌‍​‌​‍‌‌​ ​‍​ ​‍​‍‌‌​ ‌‌‌​‌​​‍ ‍‌ ‌​‌‍‌‌‌ ‍​‌ ‌​​ ‌‍​‍‌‍​‌‌ ​ ‌‍‌‌‌‌‌‌‌ ​‍‌‍ ​​ ‌​‍‌‌​ ​‍‌​‌‍‌‍​‌‌‍‌​‌‍ ‌‌‍‍‌‌‍ ‍​‍‌‍‌‍‍‌‌‍‌​​ ‌​ ‌​​ ‌ ​ ‌ ‌‍​‌​ ​‌​ ‌‍​ ‌​​ ​ ​‍ ‌​ ‍‌​ ​‍‌‍​‍‌‍‌​​‍ ‌​ ‌​​ ‌‍​ ​​​ ​ ​‍ ‌‌‍​‍​ ‍​​ ​‌​ ‌‍​‍ ‌​ ​‌​ ​‌​ ‌‍‌‍‌​​ ‌‌‌‍‌‍‌‍​ ​ ​‍​ ​ ‌‍‌‍​ ‍​​ ‍‌​‍‌‍‌ ‌​‌ ‍‌‌ ​​‌‍‌‌​ ‌‌‍​‍‌ ‌‌‌‍‍‌‌‍ ​‌‍‌​​‍‌‍‌ ​​‌‍​‌‌ ‌​‌‍‍​​ ‌‌‍‍‌​ ​‌​ ‍​‌‍ ‍‌‌ ‌‍ ​‌‍ ‌‍ ‍‌‍‌ ‌‌ ‌‍‌​‌‍‌‌‌ ​ ‌‍​ ​‍‌‌​ ‌‌‌​​‍‌‌ ‌‍‍ ‌‍‌‌‌ ‍‌​‍‌‌​ ​ ‌​‌​​‍‌‌​ ​ ‌​‌​​‍‌‌​ ​‍​ ​‍‌‍ ‍‌‍ ​​‍‌‌​ ​‍​ ​‍​‍‌‌​ ‌‌‌​‌​​‍ ‍‌ ‌‍‌‍​‌‌‍ ​‌ ‌‌‌‍‌‌​‍‌‌​ ‌‌‌​​‍‌‌ ‌‍‍ ‌‍‌‌‌ ‍‌​‍‌‌​ ​ ‌​‌​​‍‌‌​ ​ ‌​‌​​‍‌‌​ ​‍​ ​‍​ ‌‌‌‍​ ‌‍​ ‌‍​‌‌‍​‍‌‍​‌​ ‌‍​ ‍‌​ ​‌‌‍‌‌​ ​‍‌‍​‌​‍‌‌​ ​‍​ ​‍​‍‌‌​ ‌‌‌​‌​​‍ ‍‌‍​ ‌‍‍​‌‍‍‌‌‍ ​‌‍‌​‌ ​‍‌‍‌‌‌‍ ‍​‍‌‌​ ‌‌‌​​‍‌‌ ‌‍‍ ‌‍‌‌‌ ‍‌​‍‌‌​ ​ ‌​‌​​‍‌‌​ ​ ‌​‌​​‍‌‌​ ​‍​ ​‍​ ​‍​ ​​‌‍​ ​ ‌‌‌‍​‍‌‍‌‌‌‍​‍‌‍​‌​ ‌ ​ ‌ ​ ‍‌‌‍​‌​‍‌‌​ ​‍​ ​‍​‍‌‌​ ‌‌‌​‌​​‍ ‍‌ ‌​‌‍‌‌‌ ‍​‌ ‌​​‍‌‍‌ ​​‌‍‌‌‌ ​‍‌ ​ ‌ ​​‌‍‌‌‌‍​ ‌ ‌​‌‍‍‌‌ ‌‍‌‍‌‌​ ‌‌ ​​‌ ‌‌‌‍​‍‌‍ ​‌‍‍‌‌ ​ ‌‍‍​‌‍‌‌‌‍‌​​‍​‍‌ ‌ you can build right now.​​​​‌ ‍ ​‍​‍‌‍ ‌ ​‍‌‍‍‌‌‍‌ ‌‍‍‌‌‍ ‍​‍​‍​ ‍‍​‍​‍‌ ​ ‌‍​‌‌‍ ‍‌‍‍‌‌ ‌​‌ ‍‌​‍ ‍‌‍‍‌‌‍ ​‍​‍​‍ ​​‍​‍‌‍‍​‌ ​‍‌‍‌‌‌‍‌‍​‍​‍​ ‍‍​‍​‍​‍ ‌‍​‌‌‍‌​‌‍ ‌‌‍‍‌‌‍ ‍​‍ ‌‍‍‌‌‍ ‍‌ ‌​‌‍‌‌‌‍ ‍‌ ‌​​‍ ‌‍‌‌‌‍‌​‌‍‍‌‌ ‌​​‍ ‌‍ ‌‌‍ ‌‍‌​‌‍‌‌​ ‌‌ ​​‌ ​‍‌‍‌‌‌ ​ ‌‍‌‌‌‍ ‍‌ ‌​‌‍​‌‌ ‌​‌‍‍‌‌‍ ‌‍ ‍​ ‍ ‌‍‍‌‌‍‌​​ ‌​ ‌​​ ‌ ​ ‌ ‌‍​‌​ ​‌​ ‌‍​ ‌​​ ​ ​‍ ‌​ ‍‌​ ​‍‌‍​‍‌‍‌​​‍ ‌​ ‌​​ ‌‍​ ​​​ ​ ​‍ ‌‌‍​‍​ ‍​​ ​‌​ ‌‍​‍ ‌​ ​‌​ ​‌​ ‌‍‌‍‌​​ ‌‌‌‍‌‍‌‍​ ​ ​‍​ ​ ‌‍‌‍​ ‍​​ ‍‌​ ‍ ‌ ‌​‌ ‍‌‌ ​​‌‍‌‌​ ‌‌‍​‍‌ ‌‌‌‍‍‌‌‍ ​‌‍‌​​ ‍ ‌ ​​‌‍​‌‌ ‌​‌‍‍​​ ‌‌‍‍‌​ ​‌​ ‍​‌‍ ‍‌‌ ‌‍ ​‌‍ ‌‍ ‍‌‍‌ ‌‌ ‌‍‌​‌‍‌‌‌ ​ ‌‍​ ​‍‌‌​ ‌‌‌​​‍‌‌ ‌‍‍ ‌‍‌‌‌ ‍‌​‍‌‌​ ​ ‌​‌​​‍‌‌​ ​ ‌​‌​​‍‌‌​ ​‍​ ​‍‌‍ ‍‌‍ ​​‍‌‌​ ​‍​ ​‍​‍‌‌​ ‌‌‌​‌​​‍ ‍‌ ‌‍‌‍​‌‌‍ ​‌ ‌‌‌‍‌‌​‍‌‌​ ‌‌‌​​‍‌‌ ‌‍‍ ‌‍‌‌‌ ‍‌​‍‌‌​ ​ ‌​‌​​‍‌‌​ ​ ‌​‌​​‍‌‌​ ​‍​ ​‍​ ‌‌‌‍​ ‌‍​ ‌‍​‌‌‍​‍‌‍​‌​ ‌‍​ ‍‌​ ​‌‌‍‌‌​ ​‍‌‍​‌​‍‌‌​ ​‍​ ​‍​‍‌‌​ ‌‌‌​‌​​‍ ‍‌‍​ ‌‍‍​‌‍‍‌‌‍ ​‌‍‌​‌ ​‍‌‍‌‌‌‍ ‍​‍‌‌​ ‌‌‌​​‍‌‌ ‌‍‍ ‌‍‌‌‌ ‍‌​‍‌‌​ ​ ‌​‌​​‍‌‌​ ​ ‌​‌​​‍‌‌​ ​‍​ ​‍​ ​ ​ ‍​​ ‍​​ ​‌‌‍​‍​ ‌​​ ‍​​ ‍​​ ‍‌​ ‍‌‌‍​‌​ ‍‌​‍‌‌​ ​‍​ ​‍​‍‌‌​ ‌‌‌​‌​​‍ ‍‌ ‌​‌‍‌‌‌ ‍​‌ ‌​​ ‌‍​‍‌‍​‌‌ ​ ‌‍‌‌‌‌‌‌‌ ​‍‌‍ ​​ ‌​‍‌‌​ ​‍‌​‌‍‌‍​‌‌‍‌​‌‍ ‌‌‍‍‌‌‍ ‍​‍‌‍‌‍‍‌‌‍‌​​ ‌​ ‌​​ ‌ ​ ‌ ‌‍​‌​ ​‌​ ‌‍​ ‌​​ ​ ​‍ ‌​ ‍‌​ ​‍‌‍​‍‌‍‌​​‍ ‌​ ‌​​ ‌‍​ ​​​ ​ ​‍ ‌‌‍​‍​ ‍​​ ​‌​ ‌‍​‍ ‌​ ​‌​ ​‌​ ‌‍‌‍‌​​ ‌‌‌‍‌‍‌‍​ ​ ​‍​ ​ ‌‍‌‍​ ‍​​ ‍‌​‍‌‍‌ ‌​‌ ‍‌‌ ​​‌‍‌‌​ ‌‌‍​‍‌ ‌‌‌‍‍‌‌‍ ​‌‍‌​​‍‌‍‌ ​​‌‍​‌‌ ‌​‌‍‍​​ ‌‌‍‍‌​ ​‌​ ‍​‌‍ ‍‌‌ ‌‍ ​‌‍ ‌‍ ‍‌‍‌ ‌‌ ‌‍‌​‌‍‌‌‌ ​ ‌‍​ ​‍‌‌​ ‌‌‌​​‍‌‌ ‌‍‍ ‌‍‌‌‌ ‍‌​‍‌‌​ ​ ‌​‌​​‍‌‌​ ​ ‌​‌​​‍‌‌​ ​‍​ ​‍‌‍ ‍‌‍ ​​‍‌‌​ ​‍​ ​‍​‍‌‌​ ‌‌‌​‌​​‍ ‍‌ ‌‍‌‍​‌‌‍ ​‌ ‌‌‌‍‌‌​‍‌‌​ ‌‌‌​​‍‌‌ ‌‍‍ ‌‍‌‌‌ ‍‌​‍‌‌​ ​ ‌​‌​​‍‌‌​ ​ ‌​‌​​‍‌‌​ ​‍​ ​‍​ ‌‌‌‍​ ‌‍​ ‌‍​‌‌‍​‍‌‍​‌​ ‌‍​ ‍‌​ ​‌‌‍‌‌​ ​‍‌‍​‌​‍‌‌​ ​‍​ ​‍​‍‌‌​ ‌‌‌​‌​​‍ ‍‌‍​ ‌‍‍​‌‍‍‌‌‍ ​‌‍‌​‌ ​‍‌‍‌‌‌‍ ‍​‍‌‌​ ‌‌‌​​‍‌‌ ‌‍‍ ‌‍‌‌‌ ‍‌​‍‌‌​ ​ ‌​‌​​‍‌‌​ ​ ‌​‌​​‍‌‌​ ​‍​ ​‍​ ​ ​ ‍​​ ‍​​ ​‌‌‍​‍​ ‌​​ ‍​​ ‍​​ ‍‌​ ‍‌‌‍​‌​ ‍‌​‍‌‌​ ​‍​ ​‍​‍‌‌​ ‌‌‌​‌​​‍ ‍‌ ‌​‌‍‌‌‌ ‍​‌ ‌​​‍‌‍‌ ​​‌‍‌‌‌ ​‍‌ ​ ‌ ​​‌‍‌‌‌‍​ ‌ ‌​‌‍‍‌‌ ‌‍‌‍‌‌​ ‌‌ ​​‌ ‌‌‌‍​‍‌‍ ​‌‍‍‌‌ ​ ‌‍‍​‌‍‌‌‌‍‌​​‍​‍‌ ‌
Author
Marc Aranibar​​​​‌ ‍ ​‍​‍‌‍ ‌ ​‍‌‍‍‌‌‍‌ ‌‍‍‌‌‍ ‍​‍​‍​ ‍‍​‍​‍‌ ​ ‌‍​‌‌‍ ‍‌‍‍‌‌ ‌​‌ ‍‌​‍ ‍‌‍‍‌‌‍ ​‍​‍​‍ ​​‍​‍‌‍‍​‌ ​‍‌‍‌‌‌‍‌‍​‍​‍​ ‍‍​‍​‍​‍ ‌‍​‌‌‍‌​‌‍ ‌‌‍‍‌‌‍ ‍​‍ ‌‍‍‌‌‍ ‍‌ ‌​‌‍‌‌‌‍ ‍‌ ‌​​‍ ‌‍‌‌‌‍‌​‌‍‍‌‌ ‌​​‍ ‌‍ ‌‌‍ ‌‍‌​‌‍‌‌​ ‌‌ ​​‌ ​‍‌‍‌‌‌ ​ ‌‍‌‌‌‍ ‍‌ ‌​‌‍​‌‌ ‌​‌‍‍‌‌‍ ‌‍ ‍​ ‍ ‌‍‍‌‌‍‌​​ ‌‌‍‌​​ ‌ ​ ‍​​ ‌​‌‍​‌​ ​ ‌‍‌‍​ ​‍​‍ ‌‌‍​‌​ ‌‌‌‍​ ​ ​​​‍ ‌​ ‌​​ ​‌‌‍​‍​ ​‌​‍ ‌​ ‍‌​ ​​​ ‌‍‌‍​‍​‍ ‌‌‍​ ‌‍‌​‌‍​‍​ ‌‍‌‍​‍​ ‌ ​ ‌‌‌‍‌‍​ ‌ ‌‍​‌​ ​ ​ ‌ ​ ‍ ‌ ‌​‌ ‍‌‌ ​​‌‍‌‌​ ‌‌‍​‌‌ ‌‌‌ ‌​‌‍‍​‌‍ ‌ ​‍​ ‍ ‌ ​​‌‍​‌‌ ‌​‌‍‍​​ ‌‌‍ ‍‌‍​‌‌‍ ‌‌‍‌‌​ ‌‍​‍‌‍​‌‌ ​ ‌‍‌‌‌‌‌‌‌ ​‍‌‍ ​​ ‌​‍‌‌​ ​‍‌​‌‍‌‍​‌‌‍‌​‌‍ ‌‌‍‍‌‌‍ ‍​‍‌‍‌‍‍‌‌‍‌​​ ‌‌‍‌​​ ‌ ​ ‍​​ ‌​‌‍​‌​ ​ ‌‍‌‍​ ​‍​‍ ‌‌‍​‌​ ‌‌‌‍​ ​ ​​​‍ ‌​ ‌​​ ​‌‌‍​‍​ ​‌​‍ ‌​ ‍‌​ ​​​ ‌‍‌‍​‍​‍ ‌‌‍​ ‌‍‌​‌‍​‍​ ‌‍‌‍​‍​ ‌ ​ ‌‌‌‍‌‍​ ‌ ‌‍​‌​ ​ ​ ‌ ​‍‌‍‌ ‌​‌ ‍‌‌ ​​‌‍‌‌​ ‌‌‍​‌‌ ‌‌‌ ‌​‌‍‍​‌‍ ‌ ​‍​‍‌‍‌ ​​‌‍​‌‌ ‌​‌‍‍​​ ‌‌‍ ‍‌‍​‌‌‍ ‌‌‍‌‌​‍‌‍‌ ​​‌‍‌‌‌ ​‍‌ ​ ‌ ​​‌‍‌‌‌‍​ ‌ ‌​‌‍‍‌‌ ‌‍‌‍‌‌​ ‌‌ ​​‌ ‌‌‌‍​‍‌‍ ​‌‍‍‌‌ ​ ‌‍‍​‌‍‌‌‌‍‌​​‍​‍‌ ‌,
Content Creator​​​​‌ ‍ ​‍​‍‌‍ ‌ ​‍‌‍‍‌‌‍‌ ‌‍‍‌‌‍ ‍​‍​‍​ ‍‍​‍​‍‌ ​ ‌‍​‌‌‍ ‍‌‍‍‌‌ ‌​‌ ‍‌​‍ ‍‌‍‍‌‌‍ ​‍​‍​‍ ​​‍​‍‌‍‍​‌ ​‍‌‍‌‌‌‍‌‍​‍​‍​ ‍‍​‍​‍​‍ ‌‍​‌‌‍‌​‌‍ ‌‌‍‍‌‌‍ ‍​‍ ‌‍‍‌‌‍ ‍‌ ‌​‌‍‌‌‌‍ ‍‌ ‌​​‍ ‌‍‌‌‌‍‌​‌‍‍‌‌ ‌​​‍ ‌‍ ‌‌‍ ‌‍‌​‌‍‌‌​ ‌‌ ​​‌ ​‍‌‍‌‌‌ ​ ‌‍‌‌‌‍ ‍‌ ‌​‌‍​‌‌ ‌​‌‍‍‌‌‍ ‌‍ ‍​ ‍ ‌‍‍‌‌‍‌​​ ‌‌‍‌​​ ‌ ​ ‍​​ ‌​‌‍​‌​ ​ ‌‍‌‍​ ​‍​‍ ‌‌‍​‌​ ‌‌‌‍​ ​ ​​​‍ ‌​ ‌​​ ​‌‌‍​‍​ ​‌​‍ ‌​ ‍‌​ ​​​ ‌‍‌‍​‍​‍ ‌‌‍​ ‌‍‌​‌‍​‍​ ‌‍‌‍​‍​ ‌ ​ ‌‌‌‍‌‍​ ‌ ‌‍​‌​ ​ ​ ‌ ​ ‍ ‌ ‌​‌ ‍‌‌ ​​‌‍‌‌​ ‌‌‍​‌‌ ‌‌‌ ‌​‌‍‍​‌‍ ‌ ​‍​ ‍ ‌ ​​‌‍​‌‌ ‌​‌‍‍​​ ‌‌ ‌​‌‍‍‌‌ ‌​‌‍ ​‌‍‌‌​ ‌‍​‍‌‍​‌‌ ​ ‌‍‌‌‌‌‌‌‌ ​‍‌‍ ​​ ‌​‍‌‌​ ​‍‌​‌‍‌‍​‌‌‍‌​‌‍ ‌‌‍‍‌‌‍ ‍​‍‌‍‌‍‍‌‌‍‌​​ ‌‌‍‌​​ ‌ ​ ‍​​ ‌​‌‍​‌​ ​ ‌‍‌‍​ ​‍​‍ ‌‌‍​‌​ ‌‌‌‍​ ​ ​​​‍ ‌​ ‌​​ ​‌‌‍​‍​ ​‌​‍ ‌​ ‍‌​ ​​​ ‌‍‌‍​‍​‍ ‌‌‍​ ‌‍‌​‌‍​‍​ ‌‍‌‍​‍​ ‌ ​ ‌‌‌‍‌‍​ ‌ ‌‍​‌​ ​ ​ ‌ ​‍‌‍‌ ‌​‌ ‍‌‌ ​​‌‍‌‌​ ‌‌‍​‌‌ ‌‌‌ ‌​‌‍‍​‌‍ ‌ ​‍​‍‌‍‌ ​​‌‍​‌‌ ‌​‌‍‍​​ ‌‌ ‌​‌‍‍‌‌ ‌​‌‍ ​‌‍‌‌​‍‌‍‌ ​​‌‍‌‌‌ ​‍‌ ​ ‌ ​​‌‍‌‌‌‍​ ‌ ‌​‌‍‍‌‌ ‌‍‌‍‌‌​ ‌‌ ​​‌ ‌‌‌‍​‍‌‍ ​‌‍‍‌‌ ​ ‌‍‍​‌‍‌‌‌‍‌​​‍​‍‌ ‌
Hi! My name is Marc Aranibar, and I'm a content creator,
CSCE graduate, amateur filmmaker, and aspiring race car
driver.
I'm well known for my pc gaming and tech content on
Youtube through my Youtube channel called ScatterVolt. ​​​​‌ ‍ ​‍​‍‌‍ ‌ ​‍‌‍‍‌‌‍‌ ‌‍‍‌‌‍ ‍​‍​‍​ ‍‍​‍​‍‌ ​ ‌‍​‌‌‍ ‍‌‍‍‌‌ ‌​‌ ‍‌​‍ ‍‌‍‍‌‌‍ ​‍​‍​‍ ​​‍​‍‌‍‍​‌ ​‍‌‍‌‌‌‍‌‍​‍​‍​ ‍‍​‍​‍​‍ ‌‍​‌‌‍‌​‌‍ ‌‌‍‍‌‌‍ ‍​‍ ‌‍‍‌‌‍ ‍‌ ‌​‌‍‌‌‌‍ ‍‌ ‌​​‍ ‌‍‌‌‌‍‌​‌‍‍‌‌ ‌​​‍ ‌‍ ‌‌‍ ‌‍‌​‌‍‌‌​ ‌‌ ​​‌ ​‍‌‍‌‌‌ ​ ‌‍‌‌‌‍ ‍‌ ‌​‌‍​‌‌ ‌​‌‍‍‌‌‍ ‌‍ ‍​ ‍ ‌‍‍‌‌‍‌​​ ‌‌‍‌​​ ‌ ​ ‍​​ ‌​‌‍​‌​ ​ ‌‍‌‍​ ​‍​‍ ‌‌‍​‌​ ‌‌‌‍​ ​ ​​​‍ ‌​ ‌​​ ​‌‌‍​‍​ ​‌​‍ ‌​ ‍‌​ ​​​ ‌‍‌‍​‍​‍ ‌‌‍​ ‌‍‌​‌‍​‍​ ‌‍‌‍​‍​ ‌ ​ ‌‌‌‍‌‍​ ‌ ‌‍​‌​ ​ ​ ‌ ​ ‍ ‌ ‌​‌ ‍‌‌ ​​‌‍‌‌​ ‌‌‍​‌‌ ‌‌‌ ‌​‌‍‍​‌‍ ‌ ​‍​ ‍ ‌ ​​‌‍​‌‌ ‌​‌‍‍​​ ‌‌‍​‍‌‍‍‌‌‍ ​‍‌‌​ ‌‌‌​​‍‌‌ ‌‍‍ ‌‍‌‌‌ ‍‌​‍‌‌​ ​ ‌​‌​​‍‌‌​ ​ ‌​‌​​‍‌‌​ ​‍​ ​‍​ ​ ‌‍‌‍​ ​​​ ​​​ ​​​ ‌‌​ ‍​‌‍​‍​ ‌​​ ​​‌‍​ ​ ​‍​‍‌‌​ ​‍​ ​‍​‍‌‌​ ‌‌‌​‌​​‍ ‍‌‍​ ‌‍‍​‌‍‍‌‌‍ ​‌‍‌​‌ ​‍‌‍‌‌‌‍ ‍​‍‌‌​ ‌‌‌​​‍‌‌ ‌‍‍ ‌‍‌‌‌ ‍‌​‍‌‌​ ​ ‌​‌​​‍‌‌​ ​ ‌​‌​​‍‌‌​ ​‍​ ​‍​ ‌ ​ ​ ​ ‍​​ ‍‌​ ‌‍​ ​​​ ​‍​ ‌‍​ ‌‌‌‍‌‍​ ​​​ ​ ​ ​​​‍‌‌​ ​‍​ ​‍​‍‌‌​ ‌‌‌​‌​​‍ ‍‌ ‌​‌‍‌‌‌ ‍​‌ ‌​​ ‌‍​‍‌‍​‌‌ ​ ‌‍‌‌‌‌‌‌‌ ​‍‌‍ ​​ ‌​‍‌‌​ ​‍‌​‌‍‌‍​‌‌‍‌​‌‍ ‌‌‍‍‌‌‍ ‍​‍‌‍‌‍‍‌‌‍‌​​ ‌‌‍‌​​ ‌ ​ ‍​​ ‌​‌‍​‌​ ​ ‌‍‌‍​ ​‍​‍ ‌‌‍​‌​ ‌‌‌‍​ ​ ​​​‍ ‌​ ‌​​ ​‌‌‍​‍​ ​‌​‍ ‌​ ‍‌​ ​​​ ‌‍‌‍​‍​‍ ‌‌‍​ ‌‍‌​‌‍​‍​ ‌‍‌‍​‍​ ‌ ​ ‌‌‌‍‌‍​ ‌ ‌‍​‌​ ​ ​ ‌ ​‍‌‍‌ ‌​‌ ‍‌‌ ​​‌‍‌‌​ ‌‌‍​‌‌ ‌‌‌ ‌​‌‍‍​‌‍ ‌ ​‍​‍‌‍‌ ​​‌‍​‌‌ ‌​‌‍‍​​ ‌‌‍​‍‌‍‍‌‌‍ ​‍‌‌​ ‌‌‌​​‍‌‌ ‌‍‍ ‌‍‌‌‌ ‍‌​‍‌‌​ ​ ‌​‌​​‍‌‌​ ​ ‌​‌​​‍‌‌​ ​‍​ ​‍​ ​ ‌‍‌‍​ ​​​ ​​​ ​​​ ‌‌​ ‍​‌‍​‍​ ‌​​ ​​‌‍​ ​ ​‍​‍‌‌​ ​‍​ ​‍​‍‌‌​ ‌‌‌​‌​​‍ ‍‌‍​ ‌‍‍​‌‍‍‌‌‍ ​‌‍‌​‌ ​‍‌‍‌‌‌‍ ‍​‍‌‌​ ‌‌‌​​‍‌‌ ‌‍‍ ‌‍‌‌‌ ‍‌​‍‌‌​ ​ ‌​‌​​‍‌‌​ ​ ‌​‌​​‍‌‌​ ​‍​ ​‍​ ‌ ​ ​ ​ ‍​​ ‍‌​ ‌‍​ ​​​ ​‍​ ‌‍​ ‌‌‌‍‌‍​ ​​​ ​ ​ ​​​‍‌‌​ ​‍​ ​‍​‍‌‌​ ‌‌‌​‌​​‍ ‍‌ ‌​‌‍‌‌‌ ‍​‌ ‌​​‍‌‍‌ ​​‌‍‌‌‌ ​‍‌ ​ ‌ ​​‌‍‌‌‌‍​ ‌ ‌​‌‍‍‌‌ ‌‍‌‍‌‌​ ‌‌ ​​‌ ‌‌‌‍​‍‌‍ ​‌‍‍‌‌ ​ ‌‍‍​‌‍‌‌‌‍‌​​‍​‍‌ ‌